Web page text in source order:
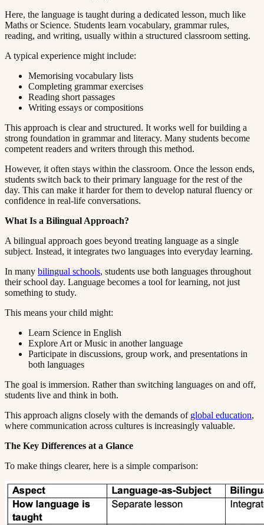
Here, the language is taught during a dedicated lesson, much like
Maths or Science. Students learn vocabulary, grammar rules,
reading, and writing, usually within a structured classroom setting.​​​​‌ ‍ ​‍​‍‌‍ ‌ ​‍‌‍‍‌‌‍‌ ‌‍‍‌‌‍ ‍​‍​‍​ ‍‍​‍​‍‌ ​ ‌‍​‌‌‍ ‍‌‍‍‌‌ ‌​‌ ‍‌​‍ ‍‌‍‍‌‌‍ ​‍​‍​‍ ​​‍​‍‌‍‍​‌ ​‍‌‍‌‌‌‍‌‍​‍​‍​ ‍‍​‍​‍​‍ ‌ ​ ‌ ‌​‌ ‌‌‌‍‌​‌‍‍‌‌‍ ​‍ ‌‍‍‌‌‍ ‍‌ ‌​‌‍‌‌‌‍ ‍‌ ‌​​‍ ‌‍‌‌‌‍‌​‌‍‍‌‌ ‌​​‍ ‌‍ ‌‌‍ ‌‍‌​‌‍‌‌​ ‌‌ ​​‌ ​‍‌‍‌‌‌ ​ ‌‍‌‌‌‍ ‍‌ ‌​‌‍​‌‌ ‌​‌‍‍‌‌‍ ‌‍ ‍​ ‍ ‌‍‍‌‌‍‌​​ ‌​ ‍​‌‍​‍​ ‌‍‌‍‌​​ ‌​​ ‍‌‌‍‌‌​ ‍‌​‍ ‌​ ​ ​ ‌​‌‍‌​‌‍‌​​‍ ‌​ ‌​​ ​‍​ ​ ​ ‌‍​‍ ‌​ ‍‌​ ​‍‌‍‌​​ ​‌​‍ ‌‌‍‌‌​ ​​‌‍‌‍​ ​‌‌‍‌‌​ ‍‌​ ‌‌​ ‌​‌‍​‍‌‍‌‍‌‍‌​​ ​‌​ ‍ ‌ ‌​‌ ‍‌‌ ​​‌‍‌‌​ ‌‌‍ ‍‌‍‌‌‌ ‌ ‌ ​ ​ ‍ ‌ ​​‌‍​‌‌ ‌​‌‍‍​​ ‌‌‍​ ‌‍ ‌‍ ‍‌ ‌​‌‍‌‌‌‍ ‍‌ ‌​​‍‌‌​ ‌‌‌​​‍‌‌ ‌‍‍ ‌‍‌‌‌ ‍‌​‍‌‌​ ​ ‌​‌​​‍‌‌​ ​ ‌​‌​​‍‌‌​ ​‍​ ​‍​ ​‍‌‍​‍‌‍‌‌‌‍‌‌‌‍‌‍‌‍​ ‌‍‌‌​ ‍‌​ ‌​​ ​‍​ ‌​​ ‌​​‍‌‌​ ​‍​ ​‍​‍‌‌​ ‌‌‌​‌​​‍ ‍‌‍​ ‌‍‍​‌‍‍‌‌‍ ​‌‍‌​‌ ​‍‌‍‌‌‌‍ ‍​‍‌‌​ ‌‌‌​​‍‌‌ ‌‍‍ ‌‍‌‌‌ ‍‌​‍‌‌​ ​ ‌​‌​​‍‌‌​ ​ ‌​‌​​‍‌‌​ ​‍​ ​‍​ ​​​ ‌‍​ ‍​​ ‌​‌‍​‌​ ‌ ​ ​‍‌‍​‌‌‍‌‍​ ​‍​ ‌‌​ ‍‌​‍‌‌​ ​‍​ ​‍​‍‌‌​ ‌‌‌​‌​​‍ ‍‌ ‌​‌‍‌‌‌ ‍​‌ ‌​​ ‌‍​‍‌‍​‌‌ ​ ‌‍‌‌‌‌‌‌‌ ​‍‌‍ ​​ ‌​‍‌‌​ ​‍‌​‌‍‌ ​ ‌ ‌​‌ ‌‌‌‍‌​‌‍‍‌‌‍ ​‍‌‍‌‍‍‌‌‍‌​​ ‌​ ‍​‌‍​‍​ ‌‍‌‍‌​​ ‌​​ ‍‌‌‍‌‌​ ‍‌​‍ ‌​ ​ ​ ‌​‌‍‌​‌‍‌​​‍ ‌​ ‌​​ ​‍​ ​ ​ ‌‍​‍ ‌​ ‍‌​ ​‍‌‍‌​​ ​‌​‍ ‌‌‍‌‌​ ​​‌‍‌‍​ ​‌‌‍‌‌​ ‍‌​ ‌‌​ ‌​‌‍​‍‌‍‌‍‌‍‌​​ ​‌​‍‌‍‌ ‌​‌ ‍‌‌ ​​‌‍‌‌​ ‌‌‍ ‍‌‍‌‌‌ ‌ ‌ ​ ​‍‌‍‌ ​​‌‍​‌‌ ‌​‌‍‍​​ ‌‌‍​ ‌‍ ‌‍ ‍‌ ‌​‌‍‌‌‌‍ ‍‌ ‌​​‍‌‌​ ‌‌‌​​‍‌‌ ‌‍‍ ‌‍‌‌‌ ‍‌​‍‌‌​ ​ ‌​‌​​‍‌‌​ ​ ‌​‌​​‍‌‌​ ​‍​ ​‍​ ​‍‌‍​‍‌‍‌‌‌‍‌‌‌‍‌‍‌‍​ ‌‍‌‌​ ‍‌​ ‌​​ ​‍​ ‌​​ ‌​​‍‌‌​ ​‍​ ​‍​‍‌‌​ ‌‌‌​‌​​‍ ‍‌‍​ ‌‍‍​‌‍‍‌‌‍ ​‌‍‌​‌ ​‍‌‍‌‌‌‍ ‍​‍‌‌​ ‌‌‌​​‍‌‌ ‌‍‍ ‌‍‌‌‌ ‍‌​‍‌‌​ ​ ‌​‌​​‍‌‌​ ​ ‌​‌​​‍‌‌​ ​‍​ ​‍​ ​​​ ‌‍​ ‍​​ ‌​‌‍​‌​ ‌ ​ ​‍‌‍​‌‌‍‌‍​ ​‍​ ‌‌​ ‍‌​‍‌‌​ ​‍​ ​‍​‍‌‌​ ‌‌‌​‌​​‍ ‍‌ ‌​‌‍‌‌‌ ‍​‌ ‌​​‍‌‍‌ ​​‌‍‌‌‌ ​‍‌ ​ ‌ ​​‌‍‌‌‌‍​ ‌ ‌​‌‍‍‌‌ ‌‍‌‍‌‌​ ‌‌ ​​‌ ‌‌‌‍​‍‌‍ ​‌‍‍‌‌ ​ ‌‍‍​‌‍‌‌‌‍‌​​‍​‍‌ ‌
A typical experience might include:​​​​‌ ‍ ​‍​‍‌‍ ‌ ​‍‌‍‍‌‌‍‌ ‌‍‍‌‌‍ ‍​‍​‍​ ‍‍​‍​‍‌ ​ ‌‍​‌‌‍ ‍‌‍‍‌‌ ‌​‌ ‍‌​‍ ‍‌‍‍‌‌‍ ​‍​‍​‍ ​​‍​‍‌‍‍​‌ ​‍‌‍‌‌‌‍‌‍​‍​‍​ ‍‍​‍​‍​‍ ‌ ​ ‌ ‌​‌ ‌‌‌‍‌​‌‍‍‌‌‍ ​‍ ‌‍‍‌‌‍ ‍‌ ‌​‌‍‌‌‌‍ ‍‌ ‌​​‍ ‌‍‌‌‌‍‌​‌‍‍‌‌ ‌​​‍ ‌‍ ‌‌‍ ‌‍‌​‌‍‌‌​ ‌‌ ​​‌ ​‍‌‍‌‌‌ ​ ‌‍‌‌‌‍ ‍‌ ‌​‌‍​‌‌ ‌​‌‍‍‌‌‍ ‌‍ ‍​ ‍ ‌‍‍‌‌‍‌​​ ‌​ ‍​‌‍​‍​ ‌‍‌‍‌​​ ‌​​ ‍‌‌‍‌‌​ ‍‌​‍ ‌​ ​ ​ ‌​‌‍‌​‌‍‌​​‍ ‌​ ‌​​ ​‍​ ​ ​ ‌‍​‍ ‌​ ‍‌​ ​‍‌‍‌​​ ​‌​‍ ‌‌‍‌‌​ ​​‌‍‌‍​ ​‌‌‍‌‌​ ‍‌​ ‌‌​ ‌​‌‍​‍‌‍‌‍‌‍‌​​ ​‌​ ‍ ‌ ‌​‌ ‍‌‌ ​​‌‍‌‌​ ‌‌‍ ‍‌‍‌‌‌ ‌ ‌ ​ ​ ‍ ‌ ​​‌‍​‌‌ ‌​‌‍‍​​ ‌‌‍​ ‌‍ ‌‍ ‍‌ ‌​‌‍‌‌‌‍ ‍‌ ‌​​‍‌‌​ ‌‌‌​​‍‌‌ ‌‍‍ ‌‍‌‌‌ ‍‌​‍‌‌​ ​ ‌​‌​​‍‌‌​ ​ ‌​‌​​‍‌‌​ ​‍​ ​‍​ ​ ​ ​ ​ ‌​‌‍‌​‌‍‌​‌‍‌​​ ‍​‌‍​‍​ ‌ ​ ‌ ​ ​‍​ ‌‌​‍‌‌​ ​‍​ ​‍​‍‌‌​ ‌‌‌​‌​​‍ ‍‌‍​ ‌‍‍​‌‍‍‌‌‍ ​‌‍‌​‌ ​‍‌‍‌‌‌‍ ‍​‍‌‌​ ‌‌‌​​‍‌‌ ‌‍‍ ‌‍‌‌‌ ‍‌​‍‌‌​ ​ ‌​‌​​‍‌‌​ ​ ‌​‌​​‍‌‌​ ​‍​ ​‍​ ‍​‌‍‌‍​ ‌​​ ‌ ​ ​​‌‍‌‌​ ​​‌‍​‌​ ​ ​ ‌‍​ ​ ​ ​‍​‍‌‌​ ​‍​ ​‍​‍‌‌​ ‌‌‌​‌​​‍ ‍‌ ‌​‌‍‌‌‌ ‍​‌ ‌​​ ‌‍​‍‌‍​‌‌ ​ ‌‍‌‌‌‌‌‌‌ ​‍‌‍ ​​ ‌​‍‌‌​ ​‍‌​‌‍‌ ​ ‌ ‌​‌ ‌‌‌‍‌​‌‍‍‌‌‍ ​‍‌‍‌‍‍‌‌‍‌​​ ‌​ ‍​‌‍​‍​ ‌‍‌‍‌​​ ‌​​ ‍‌‌‍‌‌​ ‍‌​‍ ‌​ ​ ​ ‌​‌‍‌​‌‍‌​​‍ ‌​ ‌​​ ​‍​ ​ ​ ‌‍​‍ ‌​ ‍‌​ ​‍‌‍‌​​ ​‌​‍ ‌‌‍‌‌​ ​​‌‍‌‍​ ​‌‌‍‌‌​ ‍‌​ ‌‌​ ‌​‌‍​‍‌‍‌‍‌‍‌​​ ​‌​‍‌‍‌ ‌​‌ ‍‌‌ ​​‌‍‌‌​ ‌‌‍ ‍‌‍‌‌‌ ‌ ‌ ​ ​‍‌‍‌ ​​‌‍​‌‌ ‌​‌‍‍​​ ‌‌‍​ ‌‍ ‌‍ ‍‌ ‌​‌‍‌‌‌‍ ‍‌ ‌​​‍‌‌​ ‌‌‌​​‍‌‌ ‌‍‍ ‌‍‌‌‌ ‍‌​‍‌‌​ ​ ‌​‌​​‍‌‌​ ​ ‌​‌​​‍‌‌​ ​‍​ ​‍​ ​ ​ ​ ​ ‌​‌‍‌​‌‍‌​‌‍‌​​ ‍​‌‍​‍​ ‌ ​ ‌ ​ ​‍​ ‌‌​‍‌‌​ ​‍​ ​‍​‍‌‌​ ‌‌‌​‌​​‍ ‍‌‍​ ‌‍‍​‌‍‍‌‌‍ ​‌‍‌​‌ ​‍‌‍‌‌‌‍ ‍​‍‌‌​ ‌‌‌​​‍‌‌ ‌‍‍ ‌‍‌‌‌ ‍‌​‍‌‌​ ​ ‌​‌​​‍‌‌​ ​ ‌​‌​​‍‌‌​ ​‍​ ​‍​ ‍​‌‍‌‍​ ‌​​ ‌ ​ ​​‌‍‌‌​ ​​‌‍​‌​ ​ ​ ‌‍​ ​ ​ ​‍​‍‌‌​ ​‍​ ​‍​‍‌‌​ ‌‌‌​‌​​‍ ‍‌ ‌​‌‍‌‌‌ ‍​‌ ‌​​‍‌‍‌ ​​‌‍‌‌‌ ​‍‌ ​ ‌ ​​‌‍‌‌‌‍​ ‌ ‌​‌‍‍‌‌ ‌‍‌‍‌‌​ ‌‌ ​​‌ ‌‌‌‍​‍‌‍ ​‌‍‍‌‌ ​ ‌‍‍​‌‍‌‌‌‍‌​​‍​‍‌ ‌
Memorising vocabulary lists​​​​‌ ‍ ​‍​‍‌‍ ‌ ​‍‌‍‍‌‌‍‌ ‌‍‍‌‌‍ ‍​‍​‍​ ‍‍​‍​‍‌ ​ ‌‍​‌‌‍ ‍‌‍‍‌‌ ‌​‌ ‍‌​‍ ‍‌‍‍‌‌‍ ​‍​‍​‍ ​​‍​‍‌‍‍​‌ ​‍‌‍‌‌‌‍‌‍​‍​‍​ ‍‍​‍​‍​‍ ‌ ​ ‌ ‌​‌ ‌‌‌‍‌​‌‍‍‌‌‍ ​‍ ‌‍‍‌‌‍ ‍‌ ‌​‌‍‌‌‌‍ ‍‌ ‌​​‍ ‌‍‌‌‌‍‌​‌‍‍‌‌ ‌​​‍ ‌‍ ‌‌‍ ‌‍‌​‌‍‌‌​ ‌‌ ​​‌ ​‍‌‍‌‌‌ ​ ‌‍‌‌‌‍ ‍‌ ‌​‌‍​‌‌ ‌​‌‍‍‌‌‍ ‌‍ ‍​ ‍ ‌‍‍‌‌‍‌​​ ‌​ ‍​‌‍​‍​ ‌‍‌‍‌​​ ‌​​ ‍‌‌‍‌‌​ ‍‌​‍ ‌​ ​ ​ ‌​‌‍‌​‌‍‌​​‍ ‌​ ‌​​ ​‍​ ​ ​ ‌‍​‍ ‌​ ‍‌​ ​‍‌‍‌​​ ​‌​‍ ‌‌‍‌‌​ ​​‌‍‌‍​ ​‌‌‍‌‌​ ‍‌​ ‌‌​ ‌​‌‍​‍‌‍‌‍‌‍‌​​ ​‌​ ‍ ‌ ‌​‌ ‍‌‌ ​​‌‍‌‌​ ‌‌‍ ‍‌‍‌‌‌ ‌ ‌ ​ ​ ‍ ‌ ​​‌‍​‌‌ ‌​‌‍‍​​ ‌‌‍​ ‌‍ ‌‍ ‍‌ ‌​‌‍‌‌‌‍ ‍‌ ‌​​‍‌‌​ ‌‌‌​​‍‌‌ ‌‍‍ ‌‍‌‌‌ ‍‌​‍‌‌​ ​ ‌​‌​​‍‌‌​ ​ ‌​‌​​‍‌‌​ ​‍​ ​‍​ ‌‍‌‍​‌​ ‍​​ ​​‌‍​‌‌‍‌‍​ ‍​​ ​‌​ ​ ​ ​ ​ ‌‍​ ‍​​‍‌‌​ ​‍​ ​‍​‍‌‌​ ‌‌‌​‌​​‍ ‍‌‍​ ‌‍‍​‌‍‍‌‌‍ ​‌‍‌​‌ ​‍‌‍‌‌‌‍ ‍​‍‌‌​ ‌‌‌​​‍‌‌ ‌‍‍ ‌‍‌‌‌ ‍‌​‍‌‌​ ​ ‌​‌​​‍‌‌​ ​ ‌​‌​​‍‌‌​ ​‍​ ​‍​ ​​​ ​​​ ‌​​ ​​​ ‌‌​ ​‌​ ​‍​ ‍​‌‍‌‌​ ​​​ ‌‌​ ​​​‍‌‌​ ​‍​ ​‍​‍‌‌​ ‌‌‌​‌​​‍ ‍‌ ‌​‌‍‌‌‌ ‍​‌ ‌​​ ‌‍​‍‌‍​‌‌ ​ ‌‍‌‌‌‌‌‌‌ ​‍‌‍ ​​ ‌​‍‌‌​ ​‍‌​‌‍‌ ​ ‌ ‌​‌ ‌‌‌‍‌​‌‍‍‌‌‍ ​‍‌‍‌‍‍‌‌‍‌​​ ‌​ ‍​‌‍​‍​ ‌‍‌‍‌​​ ‌​​ ‍‌‌‍‌‌​ ‍‌​‍ ‌​ ​ ​ ‌​‌‍‌​‌‍‌​​‍ ‌​ ‌​​ ​‍​ ​ ​ ‌‍​‍ ‌​ ‍‌​ ​‍‌‍‌​​ ​‌​‍ ‌‌‍‌‌​ ​​‌‍‌‍​ ​‌‌‍‌‌​ ‍‌​ ‌‌​ ‌​‌‍​‍‌‍‌‍‌‍‌​​ ​‌​‍‌‍‌ ‌​‌ ‍‌‌ ​​‌‍‌‌​ ‌‌‍ ‍‌‍‌‌‌ ‌ ‌ ​ ​‍‌‍‌ ​​‌‍​‌‌ ‌​‌‍‍​​ ‌‌‍​ ‌‍ ‌‍ ‍‌ ‌​‌‍‌‌‌‍ ‍‌ ‌​​‍‌‌​ ‌‌‌​​‍‌‌ ‌‍‍ ‌‍‌‌‌ ‍‌​‍‌‌​ ​ ‌​‌​​‍‌‌​ ​ ‌​‌​​‍‌‌​ ​‍​ ​‍​ ‌‍‌‍​‌​ ‍​​ ​​‌‍​‌‌‍‌‍​ ‍​​ ​‌​ ​ ​ ​ ​ ‌‍​ ‍​​‍‌‌​ ​‍​ ​‍​‍‌‌​ ‌‌‌​‌​​‍ ‍‌‍​ ‌‍‍​‌‍‍‌‌‍ ​‌‍‌​‌ ​‍‌‍‌‌‌‍ ‍​‍‌‌​ ‌‌‌​​‍‌‌ ‌‍‍ ‌‍‌‌‌ ‍‌​‍‌‌​ ​ ‌​‌​​‍‌‌​ ​ ‌​‌​​‍‌‌​ ​‍​ ​‍​ ​​​ ​​​ ‌​​ ​​​ ‌‌​ ​‌​ ​‍​ ‍​‌‍‌‌​ ​​​ ‌‌​ ​​​‍‌‌​ ​‍​ ​‍​‍‌‌​ ‌‌‌​‌​​‍ ‍‌ ‌​‌‍‌‌‌ ‍​‌ ‌​​‍‌‍‌ ​​‌‍‌‌‌ ​‍‌ ​ ‌ ​​‌‍‌‌‌‍​ ‌ ‌​‌‍‍‌‌ ‌‍‌‍‌‌​ ‌‌ ​​‌ ‌‌‌‍​‍‌‍ ​‌‍‍‌‌ ​ ‌‍‍​‌‍‌‌‌‍‌​​‍​‍‌ ‌
Completing grammar exercises​​​​‌ ‍ ​‍​‍‌‍ ‌ ​‍‌‍‍‌‌‍‌ ‌‍‍‌‌‍ ‍​‍​‍​ ‍‍​‍​‍‌ ​ ‌‍​‌‌‍ ‍‌‍‍‌‌ ‌​‌ ‍‌​‍ ‍‌‍‍‌‌‍ ​‍​‍​‍ ​​‍​‍‌‍‍​‌ ​‍‌‍‌‌‌‍‌‍​‍​‍​ ‍‍​‍​‍​‍ ‌ ​ ‌ ‌​‌ ‌‌‌‍‌​‌‍‍‌‌‍ ​‍ ‌‍‍‌‌‍ ‍‌ ‌​‌‍‌‌‌‍ ‍‌ ‌​​‍ ‌‍‌‌‌‍‌​‌‍‍‌‌ ‌​​‍ ‌‍ ‌‌‍ ‌‍‌​‌‍‌‌​ ‌‌ ​​‌ ​‍‌‍‌‌‌ ​ ‌‍‌‌‌‍ ‍‌ ‌​‌‍​‌‌ ‌​‌‍‍‌‌‍ ‌‍ ‍​ ‍ ‌‍‍‌‌‍‌​​ ‌​ ‍​‌‍​‍​ ‌‍‌‍‌​​ ‌​​ ‍‌‌‍‌‌​ ‍‌​‍ ‌​ ​ ​ ‌​‌‍‌​‌‍‌​​‍ ‌​ ‌​​ ​‍​ ​ ​ ‌‍​‍ ‌​ ‍‌​ ​‍‌‍‌​​ ​‌​‍ ‌‌‍‌‌​ ​​‌‍‌‍​ ​‌‌‍‌‌​ ‍‌​ ‌‌​ ‌​‌‍​‍‌‍‌‍‌‍‌​​ ​‌​ ‍ ‌ ‌​‌ ‍‌‌ ​​‌‍‌‌​ ‌‌‍ ‍‌‍‌‌‌ ‌ ‌ ​ ​ ‍ ‌ ​​‌‍​‌‌ ‌​‌‍‍​​ ‌‌‍​ ‌‍ ‌‍ ‍‌ ‌​‌‍‌‌‌‍ ‍‌ ‌​​‍‌‌​ ‌‌‌​​‍‌‌ ‌‍‍ ‌‍‌‌‌ ‍‌​‍‌‌​ ​ ‌​‌​​‍‌‌​ ​ ‌​‌​​‍‌‌​ ​‍​ ​‍‌‍​‌​ ‍​​ ‍‌‌‍​ ‌‍​ ​ ‌‍​ ​ ​ ​‌​ ​‌​ ‌‌​ ​ ‌‍‌​​‍‌‌​ ​‍​ ​‍​‍‌‌​ ‌‌‌​‌​​‍ ‍‌‍​ ‌‍‍​‌‍‍‌‌‍ ​‌‍‌​‌ ​‍‌‍‌‌‌‍ ‍​‍‌‌​ ‌‌‌​​‍‌‌ ‌‍‍ ‌‍‌‌‌ ‍‌​‍‌‌​ ​ ‌​‌​​‍‌‌​ ​ ‌​‌​​‍‌‌​ ​‍​ ​‍‌‍​‌‌‍​‍‌‍‌​​ ‍​​ ‍‌‌‍‌‌​ ‍‌​ ​‍​ ‍‌​ ‌‍‌‍‌‍‌‍‌​​‍‌‌​ ​‍​ ​‍​‍‌‌​ ‌‌‌​‌​​‍ ‍‌ ‌​‌‍‌‌‌ ‍​‌ ‌​​ ‌‍​‍‌‍​‌‌ ​ ‌‍‌‌‌‌‌‌‌ ​‍‌‍ ​​ ‌​‍‌‌​ ​‍‌​‌‍‌ ​ ‌ ‌​‌ ‌‌‌‍‌​‌‍‍‌‌‍ ​‍‌‍‌‍‍‌‌‍‌​​ ‌​ ‍​‌‍​‍​ ‌‍‌‍‌​​ ‌​​ ‍‌‌‍‌‌​ ‍‌​‍ ‌​ ​ ​ ‌​‌‍‌​‌‍‌​​‍ ‌​ ‌​​ ​‍​ ​ ​ ‌‍​‍ ‌​ ‍‌​ ​‍‌‍‌​​ ​‌​‍ ‌‌‍‌‌​ ​​‌‍‌‍​ ​‌‌‍‌‌​ ‍‌​ ‌‌​ ‌​‌‍​‍‌‍‌‍‌‍‌​​ ​‌​‍‌‍‌ ‌​‌ ‍‌‌ ​​‌‍‌‌​ ‌‌‍ ‍‌‍‌‌‌ ‌ ‌ ​ ​‍‌‍‌ ​​‌‍​‌‌ ‌​‌‍‍​​ ‌‌‍​ ‌‍ ‌‍ ‍‌ ‌​‌‍‌‌‌‍ ‍‌ ‌​​‍‌‌​ ‌‌‌​​‍‌‌ ‌‍‍ ‌‍‌‌‌ ‍‌​‍‌‌​ ​ ‌​‌​​‍‌‌​ ​ ‌​‌​​‍‌‌​ ​‍​ ​‍‌‍​‌​ ‍​​ ‍‌‌‍​ ‌‍​ ​ ‌‍​ ​ ​ ​‌​ ​‌​ ‌‌​ ​ ‌‍‌​​‍‌‌​ ​‍​ ​‍​‍‌‌​ ‌‌‌​‌​​‍ ‍‌‍​ ‌‍‍​‌‍‍‌‌‍ ​‌‍‌​‌ ​‍‌‍‌‌‌‍ ‍​‍‌‌​ ‌‌‌​​‍‌‌ ‌‍‍ ‌‍‌‌‌ ‍‌​‍‌‌​ ​ ‌​‌​​‍‌‌​ ​ ‌​‌​​‍‌‌​ ​‍​ ​‍‌‍​‌‌‍​‍‌‍‌​​ ‍​​ ‍‌‌‍‌‌​ ‍‌​ ​‍​ ‍‌​ ‌‍‌‍‌‍‌‍‌​​‍‌‌​ ​‍​ ​‍​‍‌‌​ ‌‌‌​‌​​‍ ‍‌ ‌​‌‍‌‌‌ ‍​‌ ‌​​‍‌‍‌ ​​‌‍‌‌‌ ​‍‌ ​ ‌ ​​‌‍‌‌‌‍​ ‌ ‌​‌‍‍‌‌ ‌‍‌‍‌‌​ ‌‌ ​​‌ ‌‌‌‍​‍‌‍ ​‌‍‍‌‌ ​ ‌‍‍​‌‍‌‌‌‍‌​​‍​‍‌ ‌
Reading short passages​​​​‌ ‍ ​‍​‍‌‍ ‌ ​‍‌‍‍‌‌‍‌ ‌‍‍‌‌‍ ‍​‍​‍​ ‍‍​‍​‍‌ ​ ‌‍​‌‌‍ ‍‌‍‍‌‌ ‌​‌ ‍‌​‍ ‍‌‍‍‌‌‍ ​‍​‍​‍ ​​‍​‍‌‍‍​‌ ​‍‌‍‌‌‌‍‌‍​‍​‍​ ‍‍​‍​‍​‍ ‌ ​ ‌ ‌​‌ ‌‌‌‍‌​‌‍‍‌‌‍ ​‍ ‌‍‍‌‌‍ ‍‌ ‌​‌‍‌‌‌‍ ‍‌ ‌​​‍ ‌‍‌‌‌‍‌​‌‍‍‌‌ ‌​​‍ ‌‍ ‌‌‍ ‌‍‌​‌‍‌‌​ ‌‌ ​​‌ ​‍‌‍‌‌‌ ​ ‌‍‌‌‌‍ ‍‌ ‌​‌‍​‌‌ ‌​‌‍‍‌‌‍ ‌‍ ‍​ ‍ ‌‍‍‌‌‍‌​​ ‌​ ‍​‌‍​‍​ ‌‍‌‍‌​​ ‌​​ ‍‌‌‍‌‌​ ‍‌​‍ ‌​ ​ ​ ‌​‌‍‌​‌‍‌​​‍ ‌​ ‌​​ ​‍​ ​ ​ ‌‍​‍ ‌​ ‍‌​ ​‍‌‍‌​​ ​‌​‍ ‌‌‍‌‌​ ​​‌‍‌‍​ ​‌‌‍‌‌​ ‍‌​ ‌‌​ ‌​‌‍​‍‌‍‌‍‌‍‌​​ ​‌​ ‍ ‌ ‌​‌ ‍‌‌ ​​‌‍‌‌​ ‌‌‍ ‍‌‍‌‌‌ ‌ ‌ ​ ​ ‍ ‌ ​​‌‍​‌‌ ‌​‌‍‍​​ ‌‌‍​ ‌‍ ‌‍ ‍‌ ‌​‌‍‌‌‌‍ ‍‌ ‌​​‍‌‌​ ‌‌‌​​‍‌‌ ‌‍‍ ‌‍‌‌‌ ‍‌​‍‌‌​ ​ ‌​‌​​‍‌‌​ ​ ‌​‌​​‍‌‌​ ​‍​ ​‍​ ‌ ‌‍‌​​ ‍​‌‍‌‍​ ‌‌​ ​ ​ ‌‍​ ​‍‌‍‌‌​ ‌‍‌‍‌‌‌‍​ ​‍‌‌​ ​‍​ ​‍​‍‌‌​ ‌‌‌​‌​​‍ ‍‌‍​ ‌‍‍​‌‍‍‌‌‍ ​‌‍‌​‌ ​‍‌‍‌‌‌‍ ‍​‍‌‌​ ‌‌‌​​‍‌‌ ‌‍‍ ‌‍‌‌‌ ‍‌​‍‌‌​ ​ ‌​‌​​‍‌‌​ ​ ‌​‌​​‍‌‌​ ​‍​ ​‍‌‍​‍‌‍​ ​ ​‌​ ‍​​ ‌‍‌‍‌‍​ ‍​‌‍​‍‌‍​ ​ ​‌​ ​‍​ ​ ​‍‌‌​ ​‍​ ​‍​‍‌‌​ ‌‌‌​‌​​‍ ‍‌ ‌​‌‍‌‌‌ ‍​‌ ‌​​ ‌‍​‍‌‍​‌‌ ​ ‌‍‌‌‌‌‌‌‌ ​‍‌‍ ​​ ‌​‍‌‌​ ​‍‌​‌‍‌ ​ ‌ ‌​‌ ‌‌‌‍‌​‌‍‍‌‌‍ ​‍‌‍‌‍‍‌‌‍‌​​ ‌​ ‍​‌‍​‍​ ‌‍‌‍‌​​ ‌​​ ‍‌‌‍‌‌​ ‍‌​‍ ‌​ ​ ​ ‌​‌‍‌​‌‍‌​​‍ ‌​ ‌​​ ​‍​ ​ ​ ‌‍​‍ ‌​ ‍‌​ ​‍‌‍‌​​ ​‌​‍ ‌‌‍‌‌​ ​​‌‍‌‍​ ​‌‌‍‌‌​ ‍‌​ ‌‌​ ‌​‌‍​‍‌‍‌‍‌‍‌​​ ​‌​‍‌‍‌ ‌​‌ ‍‌‌ ​​‌‍‌‌​ ‌‌‍ ‍‌‍‌‌‌ ‌ ‌ ​ ​‍‌‍‌ ​​‌‍​‌‌ ‌​‌‍‍​​ ‌‌‍​ ‌‍ ‌‍ ‍‌ ‌​‌‍‌‌‌‍ ‍‌ ‌​​‍‌‌​ ‌‌‌​​‍‌‌ ‌‍‍ ‌‍‌‌‌ ‍‌​‍‌‌​ ​ ‌​‌​​‍‌‌​ ​ ‌​‌​​‍‌‌​ ​‍​ ​‍​ ‌ ‌‍‌​​ ‍​‌‍‌‍​ ‌‌​ ​ ​ ‌‍​ ​‍‌‍‌‌​ ‌‍‌‍‌‌‌‍​ ​‍‌‌​ ​‍​ ​‍​‍‌‌​ ‌‌‌​‌​​‍ ‍‌‍​ ‌‍‍​‌‍‍‌‌‍ ​‌‍‌​‌ ​‍‌‍‌‌‌‍ ‍​‍‌‌​ ‌‌‌​​‍‌‌ ‌‍‍ ‌‍‌‌‌ ‍‌​‍‌‌​ ​ ‌​‌​​‍‌‌​ ​ ‌​‌​​‍‌‌​ ​‍​ ​‍‌‍​‍‌‍​ ​ ​‌​ ‍​​ ‌‍‌‍‌‍​ ‍​‌‍​‍‌‍​ ​ ​‌​ ​‍​ ​ ​‍‌‌​ ​‍​ ​‍​‍‌‌​ ‌‌‌​‌​​‍ ‍‌ ‌​‌‍‌‌‌ ‍​‌ ‌​​‍‌‍‌ ​​‌‍‌‌‌ ​‍‌ ​ ‌ ​​‌‍‌‌‌‍​ ‌ ‌​‌‍‍‌‌ ‌‍‌‍‌‌​ ‌‌ ​​‌ ‌‌‌‍​‍‌‍ ​‌‍‍‌‌ ​ ‌‍‍​‌‍‌‌‌‍‌​​‍​‍‌ ‌
Writing essays or compositions​​​​‌ ‍ ​‍​‍‌‍ ‌ ​‍‌‍‍‌‌‍‌ ‌‍‍‌‌‍ ‍​‍​‍​ ‍‍​‍​‍‌ ​ ‌‍​‌‌‍ ‍‌‍‍‌‌ ‌​‌ ‍‌​‍ ‍‌‍‍‌‌‍ ​‍​‍​‍ ​​‍​‍‌‍‍​‌ ​‍‌‍‌‌‌‍‌‍​‍​‍​ ‍‍​‍​‍​‍ ‌ ​ ‌ ‌​‌ ‌‌‌‍‌​‌‍‍‌‌‍ ​‍ ‌‍‍‌‌‍ ‍‌ ‌​‌‍‌‌‌‍ ‍‌ ‌​​‍ ‌‍‌‌‌‍‌​‌‍‍‌‌ ‌​​‍ ‌‍ ‌‌‍ ‌‍‌​‌‍‌‌​ ‌‌ ​​‌ ​‍‌‍‌‌‌ ​ ‌‍‌‌‌‍ ‍‌ ‌​‌‍​‌‌ ‌​‌‍‍‌‌‍ ‌‍ ‍​ ‍ ‌‍‍‌‌‍‌​​ ‌​ ‍​‌‍​‍​ ‌‍‌‍‌​​ ‌​​ ‍‌‌‍‌‌​ ‍‌​‍ ‌​ ​ ​ ‌​‌‍‌​‌‍‌​​‍ ‌​ ‌​​ ​‍​ ​ ​ ‌‍​‍ ‌​ ‍‌​ ​‍‌‍‌​​ ​‌​‍ ‌‌‍‌‌​ ​​‌‍‌‍​ ​‌‌‍‌‌​ ‍‌​ ‌‌​ ‌​‌‍​‍‌‍‌‍‌‍‌​​ ​‌​ ‍ ‌ ‌​‌ ‍‌‌ ​​‌‍‌‌​ ‌‌‍ ‍‌‍‌‌‌ ‌ ‌ ​ ​ ‍ ‌ ​​‌‍​‌‌ ‌​‌‍‍​​ ‌‌‍​ ‌‍ ‌‍ ‍‌ ‌​‌‍‌‌‌‍ ‍‌ ‌​​‍‌‌​ ‌‌‌​​‍‌‌ ‌‍‍ ‌‍‌‌‌ ‍‌​‍‌‌​ ​ ‌​‌​​‍‌‌​ ​ ‌​‌​​‍‌‌​ ​‍​ ​‍‌‍​‌‌‍​‌​ ​​‌‍‌​​ ‌​​ ‌‍​ ​‍​ ​‌‌‍‌‍​ ‌‍​ ‌​​ ‍​​‍‌‌​ ​‍​ ​‍​‍‌‌​ ‌‌‌​‌​​‍ ‍‌‍​ ‌‍‍​‌‍‍‌‌‍ ​‌‍‌​‌ ​‍‌‍‌‌‌‍ ‍​‍‌‌​ ‌‌‌​​‍‌‌ ‌‍‍ ‌‍‌‌‌ ‍‌​‍‌‌​ ​ ‌​‌​​‍‌‌​ ​ ‌​‌​​‍‌‌​ ​‍​ ​‍‌‍‌‌​ ​ ‌‍‌​​ ‌​​ ​ ‌‍‌‌​ ​​​ ‍​​ ‌‌​ ‌‌​ ​‌​ ‌‌​‍‌‌​ ​‍​ ​‍​‍‌‌​ ‌‌‌​‌​​‍ ‍‌ ‌​‌‍‌‌‌ ‍​‌ ‌​​ ‌‍​‍‌‍​‌‌ ​ ‌‍‌‌‌‌‌‌‌ ​‍‌‍ ​​ ‌​‍‌‌​ ​‍‌​‌‍‌ ​ ‌ ‌​‌ ‌‌‌‍‌​‌‍‍‌‌‍ ​‍‌‍‌‍‍‌‌‍‌​​ ‌​ ‍​‌‍​‍​ ‌‍‌‍‌​​ ‌​​ ‍‌‌‍‌‌​ ‍‌​‍ ‌​ ​ ​ ‌​‌‍‌​‌‍‌​​‍ ‌​ ‌​​ ​‍​ ​ ​ ‌‍​‍ ‌​ ‍‌​ ​‍‌‍‌​​ ​‌​‍ ‌‌‍‌‌​ ​​‌‍‌‍​ ​‌‌‍‌‌​ ‍‌​ ‌‌​ ‌​‌‍​‍‌‍‌‍‌‍‌​​ ​‌​‍‌‍‌ ‌​‌ ‍‌‌ ​​‌‍‌‌​ ‌‌‍ ‍‌‍‌‌‌ ‌ ‌ ​ ​‍‌‍‌ ​​‌‍​‌‌ ‌​‌‍‍​​ ‌‌‍​ ‌‍ ‌‍ ‍‌ ‌​‌‍‌‌‌‍ ‍‌ ‌​​‍‌‌​ ‌‌‌​​‍‌‌ ‌‍‍ ‌‍‌‌‌ ‍‌​‍‌‌​ ​ ‌​‌​​‍‌‌​ ​ ‌​‌​​‍‌‌​ ​‍​ ​‍‌‍​‌‌‍​‌​ ​​‌‍‌​​ ‌​​ ‌‍​ ​‍​ ​‌‌‍‌‍​ ‌‍​ ‌​​ ‍​​‍‌‌​ ​‍​ ​‍​‍‌‌​ ‌‌‌​‌​​‍ ‍‌‍​ ‌‍‍​‌‍‍‌‌‍ ​‌‍‌​‌ ​‍‌‍‌‌‌‍ ‍​‍‌‌​ ‌‌‌​​‍‌‌ ‌‍‍ ‌‍‌‌‌ ‍‌​‍‌‌​ ​ ‌​‌​​‍‌‌​ ​ ‌​‌​​‍‌‌​ ​‍​ ​‍‌‍‌‌​ ​ ‌‍‌​​ ‌​​ ​ ‌‍‌‌​ ​​​ ‍​​ ‌‌​ ‌‌​ ​‌​ ‌‌​‍‌‌​ ​‍​ ​‍​‍‌‌​ ‌‌‌​‌​​‍ ‍‌ ‌​‌‍‌‌‌ ‍​‌ ‌​​‍‌‍‌ ​​‌‍‌‌‌ ​‍‌ ​ ‌ ​​‌‍‌‌‌‍​ ‌ ‌​‌‍‍‌‌ ‌‍‌‍‌‌​ ‌‌ ​​‌ ‌‌‌‍​‍‌‍ ​‌‍‍‌‌ ​ ‌‍‍​‌‍‌‌‌‍‌​​‍​‍‌ ‌
This approach is clear and structured. It works well for building a
strong foundation in grammar and literacy. Many students become
competent readers and writers through this method.​​​​‌ ‍ ​‍​‍‌‍ ‌ ​‍‌‍‍‌‌‍‌ ‌‍‍‌‌‍ ‍​‍​‍​ ‍‍​‍​‍‌ ​ ‌‍​‌‌‍ ‍‌‍‍‌‌ ‌​‌ ‍‌​‍ ‍‌‍‍‌‌‍ ​‍​‍​‍ ​​‍​‍‌‍‍​‌ ​‍‌‍‌‌‌‍‌‍​‍​‍​ ‍‍​‍​‍​‍ ‌ ​ ‌ ‌​‌ ‌‌‌‍‌​‌‍‍‌‌‍ ​‍ ‌‍‍‌‌‍ ‍‌ ‌​‌‍‌‌‌‍ ‍‌ ‌​​‍ ‌‍‌‌‌‍‌​‌‍‍‌‌ ‌​​‍ ‌‍ ‌‌‍ ‌‍‌​‌‍‌‌​ ‌‌ ​​‌ ​‍‌‍‌‌‌ ​ ‌‍‌‌‌‍ ‍‌ ‌​‌‍​‌‌ ‌​‌‍‍‌‌‍ ‌‍ ‍​ ‍ ‌‍‍‌‌‍‌​​ ‌​ ‍​‌‍​‍​ ‌‍‌‍‌​​ ‌​​ ‍‌‌‍‌‌​ ‍‌​‍ ‌​ ​ ​ ‌​‌‍‌​‌‍‌​​‍ ‌​ ‌​​ ​‍​ ​ ​ ‌‍​‍ ‌​ ‍‌​ ​‍‌‍‌​​ ​‌​‍ ‌‌‍‌‌​ ​​‌‍‌‍​ ​‌‌‍‌‌​ ‍‌​ ‌‌​ ‌​‌‍​‍‌‍‌‍‌‍‌​​ ​‌​ ‍ ‌ ‌​‌ ‍‌‌ ​​‌‍‌‌​ ‌‌‍ ‍‌‍‌‌‌ ‌ ‌ ​ ​ ‍ ‌ ​​‌‍​‌‌ ‌​‌‍‍​​ ‌‌‍​ ‌‍ ‌‍ ‍‌ ‌​‌‍‌‌‌‍ ‍‌ ‌​​‍‌‌​ ‌‌‌​​‍‌‌ ‌‍‍ ‌‍‌‌‌ ‍‌​‍‌‌​ ​ ‌​‌​​‍‌‌​ ​ ‌​‌​​‍‌‌​ ​‍​ ​‍​ ‌‌​ ‌‍‌‍‌‍​ ‍​​ ‍​‌‍​‍​ ‌​​ ​‌​ ‌‌​ ‌ ‌‍‌‍​ ​‍​‍‌‌​ ​‍​ ​‍​‍‌‌​ ‌‌‌​‌​​‍ ‍‌‍​ ‌‍‍​‌‍‍‌‌‍ ​‌‍‌​‌ ​‍‌‍‌‌‌‍ ‍​‍‌‌​ ‌‌‌​​‍‌‌ ‌‍‍ ‌‍‌‌‌ ‍‌​‍‌‌​ ​ ‌​‌​​‍‌‌​ ​ ‌​‌​​‍‌‌​ ​‍​ ​‍​ ​ ​ ‌‍​ ​​​ ​ ​ ‍‌​ ​‍​ ​‍​ ​‍​ ​‌‌‍‌‌‌‍‌​‌‍​‍​‍‌‌​ ​‍​ ​‍​‍‌‌​ ‌‌‌​‌​​‍ ‍‌ ‌​‌‍‌‌‌ ‍​‌ ‌​​ ‌‍​‍‌‍​‌‌ ​ ‌‍‌‌‌‌‌‌‌ ​‍‌‍ ​​ ‌​‍‌‌​ ​‍‌​‌‍‌ ​ ‌ ‌​‌ ‌‌‌‍‌​‌‍‍‌‌‍ ​‍‌‍‌‍‍‌‌‍‌​​ ‌​ ‍​‌‍​‍​ ‌‍‌‍‌​​ ‌​​ ‍‌‌‍‌‌​ ‍‌​‍ ‌​ ​ ​ ‌​‌‍‌​‌‍‌​​‍ ‌​ ‌​​ ​‍​ ​ ​ ‌‍​‍ ‌​ ‍‌​ ​‍‌‍‌​​ ​‌​‍ ‌‌‍‌‌​ ​​‌‍‌‍​ ​‌‌‍‌‌​ ‍‌​ ‌‌​ ‌​‌‍​‍‌‍‌‍‌‍‌​​ ​‌​‍‌‍‌ ‌​‌ ‍‌‌ ​​‌‍‌‌​ ‌‌‍ ‍‌‍‌‌‌ ‌ ‌ ​ ​‍‌‍‌ ​​‌‍​‌‌ ‌​‌‍‍​​ ‌‌‍​ ‌‍ ‌‍ ‍‌ ‌​‌‍‌‌‌‍ ‍‌ ‌​​‍‌‌​ ‌‌‌​​‍‌‌ ‌‍‍ ‌‍‌‌‌ ‍‌​‍‌‌​ ​ ‌​‌​​‍‌‌​ ​ ‌​‌​​‍‌‌​ ​‍​ ​‍​ ‌‌​ ‌‍‌‍‌‍​ ‍​​ ‍​‌‍​‍​ ‌​​ ​‌​ ‌‌​ ‌ ‌‍‌‍​ ​‍​‍‌‌​ ​‍​ ​‍​‍‌‌​ ‌‌‌​‌​​‍ ‍‌‍​ ‌‍‍​‌‍‍‌‌‍ ​‌‍‌​‌ ​‍‌‍‌‌‌‍ ‍​‍‌‌​ ‌‌‌​​‍‌‌ ‌‍‍ ‌‍‌‌‌ ‍‌​‍‌‌​ ​ ‌​‌​​‍‌‌​ ​ ‌​‌​​‍‌‌​ ​‍​ ​‍​ ​ ​ ‌‍​ ​​​ ​ ​ ‍‌​ ​‍​ ​‍​ ​‍​ ​‌‌‍‌‌‌‍‌​‌‍​‍​‍‌‌​ ​‍​ ​‍​‍‌‌​ ‌‌‌​‌​​‍ ‍‌ ‌​‌‍‌‌‌ ‍​‌ ‌​​‍‌‍‌ ​​‌‍‌‌‌ ​‍‌ ​ ‌ ​​‌‍‌‌‌‍​ ‌ ‌​‌‍‍‌‌ ‌‍‌‍‌‌​ ‌‌ ​​‌ ‌‌‌‍​‍‌‍ ​‌‍‍‌‌ ​ ‌‍‍​‌‍‌‌‌‍‌​​‍​‍‌ ‌
However, it often stays within the classroom. Once the lesson ends,
students switch back to their primary language for the rest of the
day. This can make it harder for them to develop natural fluency or
confidence in real-life conversations.​​​​‌ ‍ ​‍​‍‌‍ ‌ ​‍‌‍‍‌‌‍‌ ‌‍‍‌‌‍ ‍​‍​‍​ ‍‍​‍​‍‌ ​ ‌‍​‌‌‍ ‍‌‍‍‌‌ ‌​‌ ‍‌​‍ ‍‌‍‍‌‌‍ ​‍​‍​‍ ​​‍​‍‌‍‍​‌ ​‍‌‍‌‌‌‍‌‍​‍​‍​ ‍‍​‍​‍​‍ ‌ ​ ‌ ‌​‌ ‌‌‌‍‌​‌‍‍‌‌‍ ​‍ ‌‍‍‌‌‍ ‍‌ ‌​‌‍‌‌‌‍ ‍‌ ‌​​‍ ‌‍‌‌‌‍‌​‌‍‍‌‌ ‌​​‍ ‌‍ ‌‌‍ ‌‍‌​‌‍‌‌​ ‌‌ ​​‌ ​‍‌‍‌‌‌ ​ ‌‍‌‌‌‍ ‍‌ ‌​‌‍​‌‌ ‌​‌‍‍‌‌‍ ‌‍ ‍​ ‍ ‌‍‍‌‌‍‌​​ ‌​ ‍​‌‍​‍​ ‌‍‌‍‌​​ ‌​​ ‍‌‌‍‌‌​ ‍‌​‍ ‌​ ​ ​ ‌​‌‍‌​‌‍‌​​‍ ‌​ ‌​​ ​‍​ ​ ​ ‌‍​‍ ‌​ ‍‌​ ​‍‌‍‌​​ ​‌​‍ ‌‌‍‌‌​ ​​‌‍‌‍​ ​‌‌‍‌‌​ ‍‌​ ‌‌​ ‌​‌‍​‍‌‍‌‍‌‍‌​​ ​‌​ ‍ ‌ ‌​‌ ‍‌‌ ​​‌‍‌‌​ ‌‌‍ ‍‌‍‌‌‌ ‌ ‌ ​ ​ ‍ ‌ ​​‌‍​‌‌ ‌​‌‍‍​​ ‌‌‍​ ‌‍ ‌‍ ‍‌ ‌​‌‍‌‌‌‍ ‍‌ ‌​​‍‌‌​ ‌‌‌​​‍‌‌ ‌‍‍ ‌‍‌‌‌ ‍‌​‍‌‌​ ​ ‌​‌​​‍‌‌​ ​ ‌​‌​​‍‌‌​ ​‍​ ​‍​ ‍‌​ ​‍​ ‍‌​ ‍​​ ‌ ‌‍‌​​ ​​‌‍‌‍​ ​‌‌‍​ ​ ‍‌​ ‌ ​‍‌‌​ ​‍​ ​‍​‍‌‌​ ‌‌‌​‌​​‍ ‍‌‍​ ‌‍‍​‌‍‍‌‌‍ ​‌‍‌​‌ ​‍‌‍‌‌‌‍ ‍​‍‌‌​ ‌‌‌​​‍‌‌ ‌‍‍ ‌‍‌‌‌ ‍‌​‍‌‌​ ​ ‌​‌​​‍‌‌​ ​ ‌​‌​​‍‌‌​ ​‍​ ​‍​ ‍​​ ‌ ​ ​‌​ ‍​‌‍‌‍‌‍‌‍​ ‌‍​ ​ ‌‍​‌‌‍‌‍​ ‌ ‌‍‌‍​‍‌‌​ ​‍​ ​‍​‍‌‌​ ‌‌‌​‌​​‍ ‍‌ ‌​‌‍‌‌‌ ‍​‌ ‌​​ ‌‍​‍‌‍​‌‌ ​ ‌‍‌‌‌‌‌‌‌ ​‍‌‍ ​​ ‌​‍‌‌​ ​‍‌​‌‍‌ ​ ‌ ‌​‌ ‌‌‌‍‌​‌‍‍‌‌‍ ​‍‌‍‌‍‍‌‌‍‌​​ ‌​ ‍​‌‍​‍​ ‌‍‌‍‌​​ ‌​​ ‍‌‌‍‌‌​ ‍‌​‍ ‌​ ​ ​ ‌​‌‍‌​‌‍‌​​‍ ‌​ ‌​​ ​‍​ ​ ​ ‌‍​‍ ‌​ ‍‌​ ​‍‌‍‌​​ ​‌​‍ ‌‌‍‌‌​ ​​‌‍‌‍​ ​‌‌‍‌‌​ ‍‌​ ‌‌​ ‌​‌‍​‍‌‍‌‍‌‍‌​​ ​‌​‍‌‍‌ ‌​‌ ‍‌‌ ​​‌‍‌‌​ ‌‌‍ ‍‌‍‌‌‌ ‌ ‌ ​ ​‍‌‍‌ ​​‌‍​‌‌ ‌​‌‍‍​​ ‌‌‍​ ‌‍ ‌‍ ‍‌ ‌​‌‍‌‌‌‍ ‍‌ ‌​​‍‌‌​ ‌‌‌​​‍‌‌ ‌‍‍ ‌‍‌‌‌ ‍‌​‍‌‌​ ​ ‌​‌​​‍‌‌​ ​ ‌​‌​​‍‌‌​ ​‍​ ​‍​ ‍‌​ ​‍​ ‍‌​ ‍​​ ‌ ‌‍‌​​ ​​‌‍‌‍​ ​‌‌‍​ ​ ‍‌​ ‌ ​‍‌‌​ ​‍​ ​‍​‍‌‌​ ‌‌‌​‌​​‍ ‍‌‍​ ‌‍‍​‌‍‍‌‌‍ ​‌‍‌​‌ ​‍‌‍‌‌‌‍ ‍​‍‌‌​ ‌‌‌​​‍‌‌ ‌‍‍ ‌‍‌‌‌ ‍‌​‍‌‌​ ​ ‌​‌​​‍‌‌​ ​ ‌​‌​​‍‌‌​ ​‍​ ​‍​ ‍​​ ‌ ​ ​‌​ ‍​‌‍‌‍‌‍‌‍​ ‌‍​ ​ ‌‍​‌‌‍‌‍​ ‌ ‌‍‌‍​‍‌‌​ ​‍​ ​‍​‍‌‌​ ‌‌‌​‌​​‍ ‍‌ ‌​‌‍‌‌‌ ‍​‌ ‌​​‍‌‍‌ ​​‌‍‌‌‌ ​‍‌ ​ ‌ ​​‌‍‌‌‌‍​ ‌ ‌​‌‍‍‌‌ ‌‍‌‍‌‌​ ‌‌ ​​‌ ‌‌‌‍​‍‌‍ ​‌‍‍‌‌ ​ ‌‍‍​‌‍‌‌‌‍‌​​‍​‍‌ ‌
What Is a Bilingual Approach?​​​​‌ ‍ ​‍​‍‌‍ ‌ ​‍‌‍‍‌‌‍‌ ‌‍‍‌‌‍ ‍​‍​‍​ ‍‍​‍​‍‌ ​ ‌‍​‌‌‍ ‍‌‍‍‌‌ ‌​‌ ‍‌​‍ ‍‌‍‍‌‌‍ ​‍​‍​‍ ​​‍​‍‌‍‍​‌ ​‍‌‍‌‌‌‍‌‍​‍​‍​ ‍‍​‍​‍​‍ ‌ ​ ‌ ‌​‌ ‌‌‌‍‌​‌‍‍‌‌‍ ​‍ ‌‍‍‌‌‍ ‍‌ ‌​‌‍‌‌‌‍ ‍‌ ‌​​‍ ‌‍‌‌‌‍‌​‌‍‍‌‌ ‌​​‍ ‌‍ ‌‌‍ ‌‍‌​‌‍‌‌​ ‌‌ ​​‌ ​‍‌‍‌‌‌ ​ ‌‍‌‌‌‍ ‍‌ ‌​‌‍​‌‌ ‌​‌‍‍‌‌‍ ‌‍ ‍​ ‍ ‌‍‍‌‌‍‌​​ ‌​ ‍​‌‍​‍​ ‌‍‌‍‌​​ ‌​​ ‍‌‌‍‌‌​ ‍‌​‍ ‌​ ​ ​ ‌​‌‍‌​‌‍‌​​‍ ‌​ ‌​​ ​‍​ ​ ​ ‌‍​‍ ‌​ ‍‌​ ​‍‌‍‌​​ ​‌​‍ ‌‌‍‌‌​ ​​‌‍‌‍​ ​‌‌‍‌‌​ ‍‌​ ‌‌​ ‌​‌‍​‍‌‍‌‍‌‍‌​​ ​‌​ ‍ ‌ ‌​‌ ‍‌‌ ​​‌‍‌‌​ ‌‌‍ ‍‌‍‌‌‌ ‌ ‌ ​ ​ ‍ ‌ ​​‌‍​‌‌ ‌​‌‍‍​​ ‌‌‍​ ‌‍ ‌‍ ‍‌ ‌​‌‍‌‌‌‍ ‍‌ ‌​​‍‌‌​ ‌‌‌​​‍‌‌ ‌‍‍ ‌‍‌‌‌ ‍‌​‍‌‌​ ​ ‌​‌​​‍‌‌​ ​ ‌​‌​​‍‌‌​ ​‍​ ​‍​ ‌‌​ ‍​‌‍​‍​ ‌ ​ ‍‌‌‍‌​‌‍​‍​ ‌‌‌‍​‌​ ​‍‌‍​ ​ ‌‍​‍‌‌​ ​‍​ ​‍​‍‌‌​ ‌‌‌​‌​​‍ ‍‌‍​ ‌‍‍​‌‍‍‌‌‍ ​‌‍‌​‌ ​‍‌‍‌‌‌‍ ‍​‍‌‌​ ‌‌‌​​‍‌‌ ‌‍‍ ‌‍‌‌‌ ‍‌​‍‌‌​ ​ ‌​‌​​‍‌‌​ ​ ‌​‌​​‍‌‌​ ​‍​ ​‍​ ​‌‌‍​‌​ ‌‌​ ‍‌‌‍​ ​ ‌​​ ‍​‌‍‌‌​ ‌ ​ ​​‌‍​‍​ ‌​​‍‌‌​ ​‍​ ​‍​‍‌‌​ ‌‌‌​‌​​‍ ‍‌ ‌​‌‍‌‌‌ ‍​‌ ‌​​ ‌‍​‍‌‍​‌‌ ​ ‌‍‌‌‌‌‌‌‌ ​‍‌‍ ​​ ‌​‍‌‌​ ​‍‌​‌‍‌ ​ ‌ ‌​‌ ‌‌‌‍‌​‌‍‍‌‌‍ ​‍‌‍‌‍‍‌‌‍‌​​ ‌​ ‍​‌‍​‍​ ‌‍‌‍‌​​ ‌​​ ‍‌‌‍‌‌​ ‍‌​‍ ‌​ ​ ​ ‌​‌‍‌​‌‍‌​​‍ ‌​ ‌​​ ​‍​ ​ ​ ‌‍​‍ ‌​ ‍‌​ ​‍‌‍‌​​ ​‌​‍ ‌‌‍‌‌​ ​​‌‍‌‍​ ​‌‌‍‌‌​ ‍‌​ ‌‌​ ‌​‌‍​‍‌‍‌‍‌‍‌​​ ​‌​‍‌‍‌ ‌​‌ ‍‌‌ ​​‌‍‌‌​ ‌‌‍ ‍‌‍‌‌‌ ‌ ‌ ​ ​‍‌‍‌ ​​‌‍​‌‌ ‌​‌‍‍​​ ‌‌‍​ ‌‍ ‌‍ ‍‌ ‌​‌‍‌‌‌‍ ‍‌ ‌​​‍‌‌​ ‌‌‌​​‍‌‌ ‌‍‍ ‌‍‌‌‌ ‍‌​‍‌‌​ ​ ‌​‌​​‍‌‌​ ​ ‌​‌​​‍‌‌​ ​‍​ ​‍​ ‌‌​ ‍​‌‍​‍​ ‌ ​ ‍‌‌‍‌​‌‍​‍​ ‌‌‌‍​‌​ ​‍‌‍​ ​ ‌‍​‍‌‌​ ​‍​ ​‍​‍‌‌​ ‌‌‌​‌​​‍ ‍‌‍​ ‌‍‍​‌‍‍‌‌‍ ​‌‍‌​‌ ​‍‌‍‌‌‌‍ ‍​‍‌‌​ ‌‌‌​​‍‌‌ ‌‍‍ ‌‍‌‌‌ ‍‌​‍‌‌​ ​ ‌​‌​​‍‌‌​ ​ ‌​‌​​‍‌‌​ ​‍​ ​‍​ ​‌‌‍​‌​ ‌‌​ ‍‌‌‍​ ​ ‌​​ ‍​‌‍‌‌​ ‌ ​ ​​‌‍​‍​ ‌​​‍‌‌​ ​‍​ ​‍​‍‌‌​ ‌‌‌​‌​​‍ ‍‌ ‌​‌‍‌‌‌ ‍​‌ ‌​​‍‌‍‌ ​​‌‍‌‌‌ ​‍‌ ​ ‌ ​​‌‍‌‌‌‍​ ‌ ‌​‌‍‍‌‌ ‌‍‌‍‌‌​ ‌‌ ​​‌ ‌‌‌‍​‍‌‍ ​‌‍‍‌‌ ​ ‌‍‍​‌‍‌‌‌‍‌​​‍​‍‌ ‌
A bilingual approach goes beyond treating language as a single
subject. Instead, it integrates two languages into everyday learning.​​​​‌ ‍ ​‍​‍‌‍ ‌ ​‍‌‍‍‌‌‍‌ ‌‍‍‌‌‍ ‍​‍​‍​ ‍‍​‍​‍‌ ​ ‌‍​‌‌‍ ‍‌‍‍‌‌ ‌​‌ ‍‌​‍ ‍‌‍‍‌‌‍ ​‍​‍​‍ ​​‍​‍‌‍‍​‌ ​‍‌‍‌‌‌‍‌‍​‍​‍​ ‍‍​‍​‍​‍ ‌ ​ ‌ ‌​‌ ‌‌‌‍‌​‌‍‍‌‌‍ ​‍ ‌‍‍‌‌‍ ‍‌ ‌​‌‍‌‌‌‍ ‍‌ ‌​​‍ ‌‍‌‌‌‍‌​‌‍‍‌‌ ‌​​‍ ‌‍ ‌‌‍ ‌‍‌​‌‍‌‌​ ‌‌ ​​‌ ​‍‌‍‌‌‌ ​ ‌‍‌‌‌‍ ‍‌ ‌​‌‍​‌‌ ‌​‌‍‍‌‌‍ ‌‍ ‍​ ‍ ‌‍‍‌‌‍‌​​ ‌​ ‍​‌‍​‍​ ‌‍‌‍‌​​ ‌​​ ‍‌‌‍‌‌​ ‍‌​‍ ‌​ ​ ​ ‌​‌‍‌​‌‍‌​​‍ ‌​ ‌​​ ​‍​ ​ ​ ‌‍​‍ ‌​ ‍‌​ ​‍‌‍‌​​ ​‌​‍ ‌‌‍‌‌​ ​​‌‍‌‍​ ​‌‌‍‌‌​ ‍‌​ ‌‌​ ‌​‌‍​‍‌‍‌‍‌‍‌​​ ​‌​ ‍ ‌ ‌​‌ ‍‌‌ ​​‌‍‌‌​ ‌‌‍ ‍‌‍‌‌‌ ‌ ‌ ​ ​ ‍ ‌ ​​‌‍​‌‌ ‌​‌‍‍​​ ‌‌‍​ ‌‍ ‌‍ ‍‌ ‌​‌‍‌‌‌‍ ‍‌ ‌​​‍‌‌​ ‌‌‌​​‍‌‌ ‌‍‍ ‌‍‌‌‌ ‍‌​‍‌‌​ ​ ‌​‌​​‍‌‌​ ​ ‌​‌​​‍‌‌​ ​‍​ ​‍​ ‌‌​ ‌‍​ ​‍​ ​‌​ ‌ ​ ​‌​ ‍‌​ ​‍​ ‍‌‌‍​‍‌‍‌​​ ‌​​‍‌‌​ ​‍​ ​‍​‍‌‌​ ‌‌‌​‌​​‍ ‍‌‍​ ‌‍‍​‌‍‍‌‌‍ ​‌‍‌​‌ ​‍‌‍‌‌‌‍ ‍​‍‌‌​ ‌‌‌​​‍‌‌ ‌‍‍ ‌‍‌‌‌ ‍‌​‍‌‌​ ​ ‌​‌​​‍‌‌​ ​ ‌​‌​​‍‌‌​ ​‍​ ​‍​ ‌ ​ ‍‌‌‍‌‌​ ​​​ ‌‌‌‍‌‌​ ​‌‌‍​ ​ ​‍​ ‌‌​ ‌‍​ ‍​​‍‌‌​ ​‍​ ​‍​‍‌‌​ ‌‌‌​‌​​‍ ‍‌ ‌​‌‍‌‌‌ ‍​‌ ‌​​ ‌‍​‍‌‍​‌‌ ​ ‌‍‌‌‌‌‌‌‌ ​‍‌‍ ​​ ‌​‍‌‌​ ​‍‌​‌‍‌ ​ ‌ ‌​‌ ‌‌‌‍‌​‌‍‍‌‌‍ ​‍‌‍‌‍‍‌‌‍‌​​ ‌​ ‍​‌‍​‍​ ‌‍‌‍‌​​ ‌​​ ‍‌‌‍‌‌​ ‍‌​‍ ‌​ ​ ​ ‌​‌‍‌​‌‍‌​​‍ ‌​ ‌​​ ​‍​ ​ ​ ‌‍​‍ ‌​ ‍‌​ ​‍‌‍‌​​ ​‌​‍ ‌‌‍‌‌​ ​​‌‍‌‍​ ​‌‌‍‌‌​ ‍‌​ ‌‌​ ‌​‌‍​‍‌‍‌‍‌‍‌​​ ​‌​‍‌‍‌ ‌​‌ ‍‌‌ ​​‌‍‌‌​ ‌‌‍ ‍‌‍‌‌‌ ‌ ‌ ​ ​‍‌‍‌ ​​‌‍​‌‌ ‌​‌‍‍​​ ‌‌‍​ ‌‍ ‌‍ ‍‌ ‌​‌‍‌‌‌‍ ‍‌ ‌​​‍‌‌​ ‌‌‌​​‍‌‌ ‌‍‍ ‌‍‌‌‌ ‍‌​‍‌‌​ ​ ‌​‌​​‍‌‌​ ​ ‌​‌​​‍‌‌​ ​‍​ ​‍​ ‌‌​ ‌‍​ ​‍​ ​‌​ ‌ ​ ​‌​ ‍‌​ ​‍​ ‍‌‌‍​‍‌‍‌​​ ‌​​‍‌‌​ ​‍​ ​‍​‍‌‌​ ‌‌‌​‌​​‍ ‍‌‍​ ‌‍‍​‌‍‍‌‌‍ ​‌‍‌​‌ ​‍‌‍‌‌‌‍ ‍​‍‌‌​ ‌‌‌​​‍‌‌ ‌‍‍ ‌‍‌‌‌ ‍‌​‍‌‌​ ​ ‌​‌​​‍‌‌​ ​ ‌​‌​​‍‌‌​ ​‍​ ​‍​ ‌ ​ ‍‌‌‍‌‌​ ​​​ ‌‌‌‍‌‌​ ​‌‌‍​ ​ ​‍​ ‌‌​ ‌‍​ ‍​​‍‌‌​ ​‍​ ​‍​‍‌‌​ ‌‌‌​‌​​‍ ‍‌ ‌​‌‍‌‌‌ ‍​‌ ‌​​‍‌‍‌ ​​‌‍‌‌‌ ​‍‌ ​ ‌ ​​‌‍‌‌‌‍​ ‌ ‌​‌‍‍‌‌ ‌‍‌‍‌‌​ ‌‌ ​​‌ ‌‌‌‍​‍‌‍ ​‌‍‍‌‌ ​ ‌‍‍​‌‍‌‌‌‍‌​​‍​‍‌ ‌
In many ​​​​‌ ‍ ​‍​‍‌‍ ‌ ​‍‌‍‍‌‌‍‌ ‌‍‍‌‌‍ ‍​‍​‍​ ‍‍​‍​‍‌ ​ ‌‍​‌‌‍ ‍‌‍‍‌‌ ‌​‌ ‍‌​‍ ‍‌‍‍‌‌‍ ​‍​‍​‍ ​​‍​‍‌‍‍​‌ ​‍‌‍‌‌‌‍‌‍​‍​‍​ ‍‍​‍​‍​‍ ‌ ​ ‌ ‌​‌ ‌‌‌‍‌​‌‍‍‌‌‍ ​‍ ‌‍‍‌‌‍ ‍‌ ‌​‌‍‌‌‌‍ ‍‌ ‌​​‍ ‌‍‌‌‌‍‌​‌‍‍‌‌ ‌​​‍ ‌‍ ‌‌‍ ‌‍‌​‌‍‌‌​ ‌‌ ​​‌ ​‍‌‍‌‌‌ ​ ‌‍‌‌‌‍ ‍‌ ‌​‌‍​‌‌ ‌​‌‍‍‌‌‍ ‌‍ ‍​ ‍ ‌‍‍‌‌‍‌​​ ‌​ ‍​‌‍​‍​ ‌‍‌‍‌​​ ‌​​ ‍‌‌‍‌‌​ ‍‌​‍ ‌​ ​ ​ ‌​‌‍‌​‌‍‌​​‍ ‌​ ‌​​ ​‍​ ​ ​ ‌‍​‍ ‌​ ‍‌​ ​‍‌‍‌​​ ​‌​‍ ‌‌‍‌‌​ ​​‌‍‌‍​ ​‌‌‍‌‌​ ‍‌​ ‌‌​ ‌​‌‍​‍‌‍‌‍‌‍‌​​ ​‌​ ‍ ‌ ‌​‌ ‍‌‌ ​​‌‍‌‌​ ‌‌‍ ‍‌‍‌‌‌ ‌ ‌ ​ ​ ‍ ‌ ​​‌‍​‌‌ ‌​‌‍‍​​ ‌‌‍​ ‌‍ ‌‍ ‍‌ ‌​‌‍‌‌‌‍ ‍‌ ‌​​‍‌‌​ ‌‌‌​​‍‌‌ ‌‍‍ ‌‍‌‌‌ ‍‌​‍‌‌​ ​ ‌​‌​​‍‌‌​ ​ ‌​‌​​‍‌‌​ ​‍​ ​‍​ ‍‌​ ​​​ ‍​​ ​​‌‍​‍​ ​‍​ ‍‌‌‍‌‍​ ‌‌​ ‍‌​ ‌‌​ ‍​​‍‌‌​ ​‍​ ​‍​‍‌‌​ ‌‌‌​‌​​‍ ‍‌‍​ ‌‍‍​‌‍‍‌‌‍ ​‌‍‌​‌ ​‍‌‍‌‌‌‍ ‍​‍‌‌​ ‌‌‌​​‍‌‌ ‌‍‍ ‌‍‌‌‌ ‍‌​‍‌‌​ ​ ‌​‌​​‍‌‌​ ​ ‌​‌​​‍‌‌​ ​‍​ ​‍​ ​‌‌‍‌‌‌‍‌‌‌‍‌‌​ ‍‌​ ‌​‌‍‌​‌‍​‍​ ‌‍​ ​‌​ ​‍​ ‌‌​‍‌‌​ ​‍​ ​‍​‍‌‌​ ‌‌‌​‌​​‍ ‍‌ ‌​‌‍‌‌‌ ‍​‌ ‌​​ ‌‍​‍‌‍​‌‌ ​ ‌‍‌‌‌‌‌‌‌ ​‍‌‍ ​​ ‌​‍‌‌​ ​‍‌​‌‍‌ ​ ‌ ‌​‌ ‌‌‌‍‌​‌‍‍‌‌‍ ​‍‌‍‌‍‍‌‌‍‌​​ ‌​ ‍​‌‍​‍​ ‌‍‌‍‌​​ ‌​​ ‍‌‌‍‌‌​ ‍‌​‍ ‌​ ​ ​ ‌​‌‍‌​‌‍‌​​‍ ‌​ ‌​​ ​‍​ ​ ​ ‌‍​‍ ‌​ ‍‌​ ​‍‌‍‌​​ ​‌​‍ ‌‌‍‌‌​ ​​‌‍‌‍​ ​‌‌‍‌‌​ ‍‌​ ‌‌​ ‌​‌‍​‍‌‍‌‍‌‍‌​​ ​‌​‍‌‍‌ ‌​‌ ‍‌‌ ​​‌‍‌‌​ ‌‌‍ ‍‌‍‌‌‌ ‌ ‌ ​ ​‍‌‍‌ ​​‌‍​‌‌ ‌​‌‍‍​​ ‌‌‍​ ‌‍ ‌‍ ‍‌ ‌​‌‍‌‌‌‍ ‍‌ ‌​​‍‌‌​ ‌‌‌​​‍‌‌ ‌‍‍ ‌‍‌‌‌ ‍‌​‍‌‌​ ​ ‌​‌​​‍‌‌​ ​ ‌​‌​​‍‌‌​ ​‍​ ​‍​ ‍‌​ ​​​ ‍​​ ​​‌‍​‍​ ​‍​ ‍‌‌‍‌‍​ ‌‌​ ‍‌​ ‌‌​ ‍​​‍‌‌​ ​‍​ ​‍​‍‌‌​ ‌‌‌​‌​​‍ ‍‌‍​ ‌‍‍​‌‍‍‌‌‍ ​‌‍‌​‌ ​‍‌‍‌‌‌‍ ‍​‍‌‌​ ‌‌‌​​‍‌‌ ‌‍‍ ‌‍‌‌‌ ‍‌​‍‌‌​ ​ ‌​‌​​‍‌‌​ ​ ‌​‌​​‍‌‌​ ​‍​ ​‍​ ​‌‌‍‌‌‌‍‌‌‌‍‌‌​ ‍‌​ ‌​‌‍‌​‌‍​‍​ ‌‍​ ​‌​ ​‍​ ‌‌​‍‌‌​ ​‍​ ​‍​‍‌‌​ ‌‌‌​‌​​‍ ‍‌ ‌​‌‍‌‌‌ ‍​‌ ‌​​‍‌‍‌ ​​‌‍‌‌‌ ​‍‌ ​ ‌ ​​‌‍‌‌‌‍​ ‌ ‌​‌‍‍‌‌ ‌‍‌‍‌‌​ ‌‌ ​​‌ ‌‌‌‍​‍‌‍ ​‌‍‍‌‌ ​ ‌‍‍​‌‍‌‌‌‍‌​​‍​‍‌ ‌ bilingual schools​​​​‌ ‍ ​‍​‍‌‍ ‌ ​‍‌‍‍‌‌‍‌ ‌‍‍‌‌‍ ‍​‍​‍​ ‍‍​‍​‍‌ ​ ‌‍​‌‌‍ ‍‌‍‍‌‌ ‌​‌ ‍‌​‍ ‍‌‍‍‌‌‍ ​‍​‍​‍ ​​‍​‍‌‍‍​‌ ​‍‌‍‌‌‌‍‌‍​‍​‍​ ‍‍​‍​‍​‍ ‌ ​ ‌ ‌​‌ ‌‌‌‍‌​‌‍‍‌‌‍ ​‍ ‌‍‍‌‌‍ ‍‌ ‌​‌‍‌‌‌‍ ‍‌ ‌​​‍ ‌‍‌‌‌‍‌​‌‍‍‌‌ ‌​​‍ ‌‍ ‌‌‍ ‌‍‌​‌‍‌‌​ ‌‌ ​​‌ ​‍‌‍‌‌‌ ​ ‌‍‌‌‌‍ ‍‌ ‌​‌‍​‌‌ ‌​‌‍‍‌‌‍ ‌‍ ‍​ ‍ ‌‍‍‌‌‍‌​​ ‌​ ‍​‌‍​‍​ ‌‍‌‍‌​​ ‌​​ ‍‌‌‍‌‌​ ‍‌​‍ ‌​ ​ ​ ‌​‌‍‌​‌‍‌​​‍ ‌​ ‌​​ ​‍​ ​ ​ ‌‍​‍ ‌​ ‍‌​ ​‍‌‍‌​​ ​‌​‍ ‌‌‍‌‌​ ​​‌‍‌‍​ ​‌‌‍‌‌​ ‍‌​ ‌‌​ ‌​‌‍​‍‌‍‌‍‌‍‌​​ ​‌​ ‍ ‌ ‌​‌ ‍‌‌ ​​‌‍‌‌​ ‌‌‍ ‍‌‍‌‌‌ ‌ ‌ ​ ​ ‍ ‌ ​​‌‍​‌‌ ‌​‌‍‍​​ ‌‌‍​ ‌‍ ‌‍ ‍‌ ‌​‌‍‌‌‌‍ ‍‌ ‌​​‍‌‌​ ‌‌‌​​‍‌‌ ‌‍‍ ‌‍‌‌‌ ‍‌​‍‌‌​ ​ ‌​‌​​‍‌‌​ ​ ‌​‌​​‍‌‌​ ​‍​ ​‍​ ‍‌​ ​​​ ‍​​ ​​‌‍​‍​ ​‍​ ‍‌‌‍‌‍​ ‌‌​ ‍‌​ ‌‌​ ‍​​‍‌‌​ ​‍​ ​‍​‍‌‌​ ‌‌‌​‌​​‍ ‍‌‍​ ‌‍‍​‌‍‍‌‌‍ ​‌‍‌​‌ ​‍‌‍‌‌‌‍ ‍​‍‌‌​ ‌‌‌​​‍‌‌ ‌‍‍ ‌‍‌‌‌ ‍‌​‍‌‌​ ​ ‌​‌​​‍‌‌​ ​ ‌​‌​​‍‌‌​ ​‍​ ​‍‌‍‌‍‌‍‌‌​ ‌ ‌‍‌‌​ ‌ ​ ‍‌‌‍‌‍‌‍‌​​ ‍​​ ​‌‌‍‌‍​ ​‌​‍‌‌​ ​‍​ ​‍​‍‌‌​ ‌‌‌​‌​​‍ ‍‌ ‌​‌‍‌‌‌ ‍​‌ ‌​​ ‌‍​‍‌‍​‌‌ ​ ‌‍‌‌‌‌‌‌‌ ​‍‌‍ ​​ ‌​‍‌‌​ ​‍‌​‌‍‌ ​ ‌ ‌​‌ ‌‌‌‍‌​‌‍‍‌‌‍ ​‍‌‍‌‍‍‌‌‍‌​​ ‌​ ‍​‌‍​‍​ ‌‍‌‍‌​​ ‌​​ ‍‌‌‍‌‌​ ‍‌​‍ ‌​ ​ ​ ‌​‌‍‌​‌‍‌​​‍ ‌​ ‌​​ ​‍​ ​ ​ ‌‍​‍ ‌​ ‍‌​ ​‍‌‍‌​​ ​‌​‍ ‌‌‍‌‌​ ​​‌‍‌‍​ ​‌‌‍‌‌​ ‍‌​ ‌‌​ ‌​‌‍​‍‌‍‌‍‌‍‌​​ ​‌​‍‌‍‌ ‌​‌ ‍‌‌ ​​‌‍‌‌​ ‌‌‍ ‍‌‍‌‌‌ ‌ ‌ ​ ​‍‌‍‌ ​​‌‍​‌‌ ‌​‌‍‍​​ ‌‌‍​ ‌‍ ‌‍ ‍‌ ‌​‌‍‌‌‌‍ ‍‌ ‌​​‍‌‌​ ‌‌‌​​‍‌‌ ‌‍‍ ‌‍‌‌‌ ‍‌​‍‌‌​ ​ ‌​‌​​‍‌‌​ ​ ‌​‌​​‍‌‌​ ​‍​ ​‍​ ‍‌​ ​​​ ‍​​ ​​‌‍​‍​ ​‍​ ‍‌‌‍‌‍​ ‌‌​ ‍‌​ ‌‌​ ‍​​‍‌‌​ ​‍​ ​‍​‍‌‌​ ‌‌‌​‌​​‍ ‍‌‍​ ‌‍‍​‌‍‍‌‌‍ ​‌‍‌​‌ ​‍‌‍‌‌‌‍ ‍​‍‌‌​ ‌‌‌​​‍‌‌ ‌‍‍ ‌‍‌‌‌ ‍‌​‍‌‌​ ​ ‌​‌​​‍‌‌​ ​ ‌​‌​​‍‌‌​ ​‍​ ​‍‌‍‌‍‌‍‌‌​ ‌ ‌‍‌‌​ ‌ ​ ‍‌‌‍‌‍‌‍‌​​ ‍​​ ​‌‌‍‌‍​ ​‌​‍‌‌​ ​‍​ ​‍​‍‌‌​ ‌‌‌​‌​​‍ ‍‌ ‌​‌‍‌‌‌ ‍​‌ ‌​​‍‌‍‌ ​​‌‍‌‌‌ ​‍‌ ​ ‌ ​​‌‍‌‌‌‍​ ‌ ‌​‌‍‍‌‌ ‌‍‌‍‌‌​ ‌‌ ​​‌ ‌‌‌‍​‍‌‍ ​‌‍‍‌‌ ​ ‌‍‍​‌‍‌‌‌‍‌​​‍​‍‌ ‌, students use both languages throughout
their school day. Language becomes a tool for learning, not just
something to study.​​​​‌ ‍ ​‍​‍‌‍ ‌ ​‍‌‍‍‌‌‍‌ ‌‍‍‌‌‍ ‍​‍​‍​ ‍‍​‍​‍‌ ​ ‌‍​‌‌‍ ‍‌‍‍‌‌ ‌​‌ ‍‌​‍ ‍‌‍‍‌‌‍ ​‍​‍​‍ ​​‍​‍‌‍‍​‌ ​‍‌‍‌‌‌‍‌‍​‍​‍​ ‍‍​‍​‍​‍ ‌ ​ ‌ ‌​‌ ‌‌‌‍‌​‌‍‍‌‌‍ ​‍ ‌‍‍‌‌‍ ‍‌ ‌​‌‍‌‌‌‍ ‍‌ ‌​​‍ ‌‍‌‌‌‍‌​‌‍‍‌‌ ‌​​‍ ‌‍ ‌‌‍ ‌‍‌​‌‍‌‌​ ‌‌ ​​‌ ​‍‌‍‌‌‌ ​ ‌‍‌‌‌‍ ‍‌ ‌​‌‍​‌‌ ‌​‌‍‍‌‌‍ ‌‍ ‍​ ‍ ‌‍‍‌‌‍‌​​ ‌​ ‍​‌‍​‍​ ‌‍‌‍‌​​ ‌​​ ‍‌‌‍‌‌​ ‍‌​‍ ‌​ ​ ​ ‌​‌‍‌​‌‍‌​​‍ ‌​ ‌​​ ​‍​ ​ ​ ‌‍​‍ ‌​ ‍‌​ ​‍‌‍‌​​ ​‌​‍ ‌‌‍‌‌​ ​​‌‍‌‍​ ​‌‌‍‌‌​ ‍‌​ ‌‌​ ‌​‌‍​‍‌‍‌‍‌‍‌​​ ​‌​ ‍ ‌ ‌​‌ ‍‌‌ ​​‌‍‌‌​ ‌‌‍ ‍‌‍‌‌‌ ‌ ‌ ​ ​ ‍ ‌ ​​‌‍​‌‌ ‌​‌‍‍​​ ‌‌‍​ ‌‍ ‌‍ ‍‌ ‌​‌‍‌‌‌‍ ‍‌ ‌​​‍‌‌​ ‌‌‌​​‍‌‌ ‌‍‍ ‌‍‌‌‌ ‍‌​‍‌‌​ ​ ‌​‌​​‍‌‌​ ​ ‌​‌​​‍‌‌​ ​‍​ ​‍​ ‍‌​ ​​​ ‍​​ ​​‌‍​‍​ ​‍​ ‍‌‌‍‌‍​ ‌‌​ ‍‌​ ‌‌​ ‍​​‍‌‌​ ​‍​ ​‍​‍‌‌​ ‌‌‌​‌​​‍ ‍‌‍​ ‌‍‍​‌‍‍‌‌‍ ​‌‍‌​‌ ​‍‌‍‌‌‌‍ ‍​‍‌‌​ ‌‌‌​​‍‌‌ ‌‍‍ ‌‍‌‌‌ ‍‌​‍‌‌​ ​ ‌​‌​​‍‌‌​ ​ ‌​‌​​‍‌‌​ ​‍​ ​‍​ ​‌​ ​‌​ ‌‍​ ‌​‌‍​‍​ ​ ​ ​ ‌‍‌​​ ​‌​ ​ ‌‍​ ‌‍​ ​‍‌‌​ ​‍​ ​‍​‍‌‌​ ‌‌‌​‌​​‍ ‍‌ ‌​‌‍‌‌‌ ‍​‌ ‌​​ ‌‍​‍‌‍​‌‌ ​ ‌‍‌‌‌‌‌‌‌ ​‍‌‍ ​​ ‌​‍‌‌​ ​‍‌​‌‍‌ ​ ‌ ‌​‌ ‌‌‌‍‌​‌‍‍‌‌‍ ​‍‌‍‌‍‍‌‌‍‌​​ ‌​ ‍​‌‍​‍​ ‌‍‌‍‌​​ ‌​​ ‍‌‌‍‌‌​ ‍‌​‍ ‌​ ​ ​ ‌​‌‍‌​‌‍‌​​‍ ‌​ ‌​​ ​‍​ ​ ​ ‌‍​‍ ‌​ ‍‌​ ​‍‌‍‌​​ ​‌​‍ ‌‌‍‌‌​ ​​‌‍‌‍​ ​‌‌‍‌‌​ ‍‌​ ‌‌​ ‌​‌‍​‍‌‍‌‍‌‍‌​​ ​‌​‍‌‍‌ ‌​‌ ‍‌‌ ​​‌‍‌‌​ ‌‌‍ ‍‌‍‌‌‌ ‌ ‌ ​ ​‍‌‍‌ ​​‌‍​‌‌ ‌​‌‍‍​​ ‌‌‍​ ‌‍ ‌‍ ‍‌ ‌​‌‍‌‌‌‍ ‍‌ ‌​​‍‌‌​ ‌‌‌​​‍‌‌ ‌‍‍ ‌‍‌‌‌ ‍‌​‍‌‌​ ​ ‌​‌​​‍‌‌​ ​ ‌​‌​​‍‌‌​ ​‍​ ​‍​ ‍‌​ ​​​ ‍​​ ​​‌‍​‍​ ​‍​ ‍‌‌‍‌‍​ ‌‌​ ‍‌​ ‌‌​ ‍​​‍‌‌​ ​‍​ ​‍​‍‌‌​ ‌‌‌​‌​​‍ ‍‌‍​ ‌‍‍​‌‍‍‌‌‍ ​‌‍‌​‌ ​‍‌‍‌‌‌‍ ‍​‍‌‌​ ‌‌‌​​‍‌‌ ‌‍‍ ‌‍‌‌‌ ‍‌​‍‌‌​ ​ ‌​‌​​‍‌‌​ ​ ‌​‌​​‍‌‌​ ​‍​ ​‍​ ​‌​ ​‌​ ‌‍​ ‌​‌‍​‍​ ​ ​ ​ ‌‍‌​​ ​‌​ ​ ‌‍​ ‌‍​ ​‍‌‌​ ​‍​ ​‍​‍‌‌​ ‌‌‌​‌​​‍ ‍‌ ‌​‌‍‌‌‌ ‍​‌ ‌​​‍‌‍‌ ​​‌‍‌‌‌ ​‍‌ ​ ‌ ​​‌‍‌‌‌‍​ ‌ ‌​‌‍‍‌‌ ‌‍‌‍‌‌​ ‌‌ ​​‌ ‌‌‌‍​‍‌‍ ​‌‍‍‌‌ ​ ‌‍‍​‌‍‌‌‌‍‌​​‍​‍‌ ‌
This means your child might:​​​​‌ ‍ ​‍​‍‌‍ ‌ ​‍‌‍‍‌‌‍‌ ‌‍‍‌‌‍ ‍​‍​‍​ ‍‍​‍​‍‌ ​ ‌‍​‌‌‍ ‍‌‍‍‌‌ ‌​‌ ‍‌​‍ ‍‌‍‍‌‌‍ ​‍​‍​‍ ​​‍​‍‌‍‍​‌ ​‍‌‍‌‌‌‍‌‍​‍​‍​ ‍‍​‍​‍​‍ ‌ ​ ‌ ‌​‌ ‌‌‌‍‌​‌‍‍‌‌‍ ​‍ ‌‍‍‌‌‍ ‍‌ ‌​‌‍‌‌‌‍ ‍‌ ‌​​‍ ‌‍‌‌‌‍‌​‌‍‍‌‌ ‌​​‍ ‌‍ ‌‌‍ ‌‍‌​‌‍‌‌​ ‌‌ ​​‌ ​‍‌‍‌‌‌ ​ ‌‍‌‌‌‍ ‍‌ ‌​‌‍​‌‌ ‌​‌‍‍‌‌‍ ‌‍ ‍​ ‍ ‌‍‍‌‌‍‌​​ ‌​ ‍​‌‍​‍​ ‌‍‌‍‌​​ ‌​​ ‍‌‌‍‌‌​ ‍‌​‍ ‌​ ​ ​ ‌​‌‍‌​‌‍‌​​‍ ‌​ ‌​​ ​‍​ ​ ​ ‌‍​‍ ‌​ ‍‌​ ​‍‌‍‌​​ ​‌​‍ ‌‌‍‌‌​ ​​‌‍‌‍​ ​‌‌‍‌‌​ ‍‌​ ‌‌​ ‌​‌‍​‍‌‍‌‍‌‍‌​​ ​‌​ ‍ ‌ ‌​‌ ‍‌‌ ​​‌‍‌‌​ ‌‌‍ ‍‌‍‌‌‌ ‌ ‌ ​ ​ ‍ ‌ ​​‌‍​‌‌ ‌​‌‍‍​​ ‌‌‍​ ‌‍ ‌‍ ‍‌ ‌​‌‍‌‌‌‍ ‍‌ ‌​​‍‌‌​ ‌‌‌​​‍‌‌ ‌‍‍ ‌‍‌‌‌ ‍‌​‍‌‌​ ​ ‌​‌​​‍‌‌​ ​ ‌​‌​​‍‌‌​ ​‍​ ​‍​ ‍​‌‍‌‌​ ‌ ​ ‌ ​ ​‌‌‍‌​​ ‍​​ ‍‌​ ​​​ ‌ ​ ​‍‌‍​‌​‍‌‌​ ​‍​ ​‍​‍‌‌​ ‌‌‌​‌​​‍ ‍‌‍​ ‌‍‍​‌‍‍‌‌‍ ​‌‍‌​‌ ​‍‌‍‌‌‌‍ ‍​‍‌‌​ ‌‌‌​​‍‌‌ ‌‍‍ ‌‍‌‌‌ ‍‌​‍‌‌​ ​ ‌​‌​​‍‌‌​ ​ ‌​‌​​‍‌‌​ ​‍​ ​‍​ ‌‌​ ‍​​ ​‍‌‍‌‌​ ‌‌​ ‌‍​ ‌ ​ ‌‍​ ​‍​ ‌‍​ ​‌‌‍​‍​‍‌‌​ ​‍​ ​‍​‍‌‌​ ‌‌‌​‌​​‍ ‍‌ ‌​‌‍‌‌‌ ‍​‌ ‌​​ ‌‍​‍‌‍​‌‌ ​ ‌‍‌‌‌‌‌‌‌ ​‍‌‍ ​​ ‌​‍‌‌​ ​‍‌​‌‍‌ ​ ‌ ‌​‌ ‌‌‌‍‌​‌‍‍‌‌‍ ​‍‌‍‌‍‍‌‌‍‌​​ ‌​ ‍​‌‍​‍​ ‌‍‌‍‌​​ ‌​​ ‍‌‌‍‌‌​ ‍‌​‍ ‌​ ​ ​ ‌​‌‍‌​‌‍‌​​‍ ‌​ ‌​​ ​‍​ ​ ​ ‌‍​‍ ‌​ ‍‌​ ​‍‌‍‌​​ ​‌​‍ ‌‌‍‌‌​ ​​‌‍‌‍​ ​‌‌‍‌‌​ ‍‌​ ‌‌​ ‌​‌‍​‍‌‍‌‍‌‍‌​​ ​‌​‍‌‍‌ ‌​‌ ‍‌‌ ​​‌‍‌‌​ ‌‌‍ ‍‌‍‌‌‌ ‌ ‌ ​ ​‍‌‍‌ ​​‌‍​‌‌ ‌​‌‍‍​​ ‌‌‍​ ‌‍ ‌‍ ‍‌ ‌​‌‍‌‌‌‍ ‍‌ ‌​​‍‌‌​ ‌‌‌​​‍‌‌ ‌‍‍ ‌‍‌‌‌ ‍‌​‍‌‌​ ​ ‌​‌​​‍‌‌​ ​ ‌​‌​​‍‌‌​ ​‍​ ​‍​ ‍​‌‍‌‌​ ‌ ​ ‌ ​ ​‌‌‍‌​​ ‍​​ ‍‌​ ​​​ ‌ ​ ​‍‌‍​‌​‍‌‌​ ​‍​ ​‍​‍‌‌​ ‌‌‌​‌​​‍ ‍‌‍​ ‌‍‍​‌‍‍‌‌‍ ​‌‍‌​‌ ​‍‌‍‌‌‌‍ ‍​‍‌‌​ ‌‌‌​​‍‌‌ ‌‍‍ ‌‍‌‌‌ ‍‌​‍‌‌​ ​ ‌​‌​​‍‌‌​ ​ ‌​‌​​‍‌‌​ ​‍​ ​‍​ ‌‌​ ‍​​ ​‍‌‍‌‌​ ‌‌​ ‌‍​ ‌ ​ ‌‍​ ​‍​ ‌‍​ ​‌‌‍​‍​‍‌‌​ ​‍​ ​‍​‍‌‌​ ‌‌‌​‌​​‍ ‍‌ ‌​‌‍‌‌‌ ‍​‌ ‌​​‍‌‍‌ ​​‌‍‌‌‌ ​‍‌ ​ ‌ ​​‌‍‌‌‌‍​ ‌ ‌​‌‍‍‌‌ ‌‍‌‍‌‌​ ‌‌ ​​‌ ‌‌‌‍​‍‌‍ ​‌‍‍‌‌ ​ ‌‍‍​‌‍‌‌‌‍‌​​‍​‍‌ ‌
Learn Science in English​​​​‌ ‍ ​‍​‍‌‍ ‌ ​‍‌‍‍‌‌‍‌ ‌‍‍‌‌‍ ‍​‍​‍​ ‍‍​‍​‍‌ ​ ‌‍​‌‌‍ ‍‌‍‍‌‌ ‌​‌ ‍‌​‍ ‍‌‍‍‌‌‍ ​‍​‍​‍ ​​‍​‍‌‍‍​‌ ​‍‌‍‌‌‌‍‌‍​‍​‍​ ‍‍​‍​‍​‍ ‌ ​ ‌ ‌​‌ ‌‌‌‍‌​‌‍‍‌‌‍ ​‍ ‌‍‍‌‌‍ ‍‌ ‌​‌‍‌‌‌‍ ‍‌ ‌​​‍ ‌‍‌‌‌‍‌​‌‍‍‌‌ ‌​​‍ ‌‍ ‌‌‍ ‌‍‌​‌‍‌‌​ ‌‌ ​​‌ ​‍‌‍‌‌‌ ​ ‌‍‌‌‌‍ ‍‌ ‌​‌‍​‌‌ ‌​‌‍‍‌‌‍ ‌‍ ‍​ ‍ ‌‍‍‌‌‍‌​​ ‌​ ‍​‌‍​‍​ ‌‍‌‍‌​​ ‌​​ ‍‌‌‍‌‌​ ‍‌​‍ ‌​ ​ ​ ‌​‌‍‌​‌‍‌​​‍ ‌​ ‌​​ ​‍​ ​ ​ ‌‍​‍ ‌​ ‍‌​ ​‍‌‍‌​​ ​‌​‍ ‌‌‍‌‌​ ​​‌‍‌‍​ ​‌‌‍‌‌​ ‍‌​ ‌‌​ ‌​‌‍​‍‌‍‌‍‌‍‌​​ ​‌​ ‍ ‌ ‌​‌ ‍‌‌ ​​‌‍‌‌​ ‌‌‍ ‍‌‍‌‌‌ ‌ ‌ ​ ​ ‍ ‌ ​​‌‍​‌‌ ‌​‌‍‍​​ ‌‌‍​ ‌‍ ‌‍ ‍‌ ‌​‌‍‌‌‌‍ ‍‌ ‌​​‍‌‌​ ‌‌‌​​‍‌‌ ‌‍‍ ‌‍‌‌‌ ‍‌​‍‌‌​ ​ ‌​‌​​‍‌‌​ ​ ‌​‌​​‍‌‌​ ​‍​ ​‍‌‍​‌‌‍​‍‌‍‌​‌‍‌‍​ ‌‍​ ‌ ​ ​​‌‍​‌‌‍‌‍​ ​ ​ ‍‌‌‍‌‌​‍‌‌​ ​‍​ ​‍​‍‌‌​ ‌‌‌​‌​​‍ ‍‌‍​ ‌‍‍​‌‍‍‌‌‍ ​‌‍‌​‌ ​‍‌‍‌‌‌‍ ‍​‍‌‌​ ‌‌‌​​‍‌‌ ‌‍‍ ‌‍‌‌‌ ‍‌​‍‌‌​ ​ ‌​‌​​‍‌‌​ ​ ‌​‌​​‍‌‌​ ​‍​ ​‍‌‍‌​​ ‌​​ ‍‌​ ​‍‌‍‌‍‌‍​ ‌‍‌​​ ​‌‌‍‌​​ ‌ ​ ‌‍​ ​ ​‍‌‌​ ​‍​ ​‍​‍‌‌​ ‌‌‌​‌​​‍ ‍‌ ‌​‌‍‌‌‌ ‍​‌ ‌​​ ‌‍​‍‌‍​‌‌ ​ ‌‍‌‌‌‌‌‌‌ ​‍‌‍ ​​ ‌​‍‌‌​ ​‍‌​‌‍‌ ​ ‌ ‌​‌ ‌‌‌‍‌​‌‍‍‌‌‍ ​‍‌‍‌‍‍‌‌‍‌​​ ‌​ ‍​‌‍​‍​ ‌‍‌‍‌​​ ‌​​ ‍‌‌‍‌‌​ ‍‌​‍ ‌​ ​ ​ ‌​‌‍‌​‌‍‌​​‍ ‌​ ‌​​ ​‍​ ​ ​ ‌‍​‍ ‌​ ‍‌​ ​‍‌‍‌​​ ​‌​‍ ‌‌‍‌‌​ ​​‌‍‌‍​ ​‌‌‍‌‌​ ‍‌​ ‌‌​ ‌​‌‍​‍‌‍‌‍‌‍‌​​ ​‌​‍‌‍‌ ‌​‌ ‍‌‌ ​​‌‍‌‌​ ‌‌‍ ‍‌‍‌‌‌ ‌ ‌ ​ ​‍‌‍‌ ​​‌‍​‌‌ ‌​‌‍‍​​ ‌‌‍​ ‌‍ ‌‍ ‍‌ ‌​‌‍‌‌‌‍ ‍‌ ‌​​‍‌‌​ ‌‌‌​​‍‌‌ ‌‍‍ ‌‍‌‌‌ ‍‌​‍‌‌​ ​ ‌​‌​​‍‌‌​ ​ ‌​‌​​‍‌‌​ ​‍​ ​‍‌‍​‌‌‍​‍‌‍‌​‌‍‌‍​ ‌‍​ ‌ ​ ​​‌‍​‌‌‍‌‍​ ​ ​ ‍‌‌‍‌‌​‍‌‌​ ​‍​ ​‍​‍‌‌​ ‌‌‌​‌​​‍ ‍‌‍​ ‌‍‍​‌‍‍‌‌‍ ​‌‍‌​‌ ​‍‌‍‌‌‌‍ ‍​‍‌‌​ ‌‌‌​​‍‌‌ ‌‍‍ ‌‍‌‌‌ ‍‌​‍‌‌​ ​ ‌​‌​​‍‌‌​ ​ ‌​‌​​‍‌‌​ ​‍​ ​‍‌‍‌​​ ‌​​ ‍‌​ ​‍‌‍‌‍‌‍​ ‌‍‌​​ ​‌‌‍‌​​ ‌ ​ ‌‍​ ​ ​‍‌‌​ ​‍​ ​‍​‍‌‌​ ‌‌‌​‌​​‍ ‍‌ ‌​‌‍‌‌‌ ‍​‌ ‌​​‍‌‍‌ ​​‌‍‌‌‌ ​‍‌ ​ ‌ ​​‌‍‌‌‌‍​ ‌ ‌​‌‍‍‌‌ ‌‍‌‍‌‌​ ‌‌ ​​‌ ‌‌‌‍​‍‌‍ ​‌‍‍‌‌ ​ ‌‍‍​‌‍‌‌‌‍‌​​‍​‍‌ ‌
Explore Art or Music in another language​​​​‌ ‍ ​‍​‍‌‍ ‌ ​‍‌‍‍‌‌‍‌ ‌‍‍‌‌‍ ‍​‍​‍​ ‍‍​‍​‍‌ ​ ‌‍​‌‌‍ ‍‌‍‍‌‌ ‌​‌ ‍‌​‍ ‍‌‍‍‌‌‍ ​‍​‍​‍ ​​‍​‍‌‍‍​‌ ​‍‌‍‌‌‌‍‌‍​‍​‍​ ‍‍​‍​‍​‍ ‌ ​ ‌ ‌​‌ ‌‌‌‍‌​‌‍‍‌‌‍ ​‍ ‌‍‍‌‌‍ ‍‌ ‌​‌‍‌‌‌‍ ‍‌ ‌​​‍ ‌‍‌‌‌‍‌​‌‍‍‌‌ ‌​​‍ ‌‍ ‌‌‍ ‌‍‌​‌‍‌‌​ ‌‌ ​​‌ ​‍‌‍‌‌‌ ​ ‌‍‌‌‌‍ ‍‌ ‌​‌‍​‌‌ ‌​‌‍‍‌‌‍ ‌‍ ‍​ ‍ ‌‍‍‌‌‍‌​​ ‌​ ‍​‌‍​‍​ ‌‍‌‍‌​​ ‌​​ ‍‌‌‍‌‌​ ‍‌​‍ ‌​ ​ ​ ‌​‌‍‌​‌‍‌​​‍ ‌​ ‌​​ ​‍​ ​ ​ ‌‍​‍ ‌​ ‍‌​ ​‍‌‍‌​​ ​‌​‍ ‌‌‍‌‌​ ​​‌‍‌‍​ ​‌‌‍‌‌​ ‍‌​ ‌‌​ ‌​‌‍​‍‌‍‌‍‌‍‌​​ ​‌​ ‍ ‌ ‌​‌ ‍‌‌ ​​‌‍‌‌​ ‌‌‍ ‍‌‍‌‌‌ ‌ ‌ ​ ​ ‍ ‌ ​​‌‍​‌‌ ‌​‌‍‍​​ ‌‌‍​ ‌‍ ‌‍ ‍‌ ‌​‌‍‌‌‌‍ ‍‌ ‌​​‍‌‌​ ‌‌‌​​‍‌‌ ‌‍‍ ‌‍‌‌‌ ‍‌​‍‌‌​ ​ ‌​‌​​‍‌‌​ ​ ‌​‌​​‍‌‌​ ​‍​ ​‍‌‍‌‌​ ‌​‌‍‌‍‌‍‌‍​ ‍‌​ ‌‍​ ‍​​ ‌​​ ​​​ ​ ​ ‌‍​ ‌ ​‍‌‌​ ​‍​ ​‍​‍‌‌​ ‌‌‌​‌​​‍ ‍‌‍​ ‌‍‍​‌‍‍‌‌‍ ​‌‍‌​‌ ​‍‌‍‌‌‌‍ ‍​‍‌‌​ ‌‌‌​​‍‌‌ ‌‍‍ ‌‍‌‌‌ ‍‌​‍‌‌​ ​ ‌​‌​​‍‌‌​ ​ ‌​‌​​‍‌‌​ ​‍​ ​‍‌‍‌​​ ​​‌‍​ ​ ‌​​ ‌‌​ ‌​​ ​‍​ ​‍​ ​​​ ​‌‌‍‌​​ ‌​​‍‌‌​ ​‍​ ​‍​‍‌‌​ ‌‌‌​‌​​‍ ‍‌ ‌​‌‍‌‌‌ ‍​‌ ‌​​ ‌‍​‍‌‍​‌‌ ​ ‌‍‌‌‌‌‌‌‌ ​‍‌‍ ​​ ‌​‍‌‌​ ​‍‌​‌‍‌ ​ ‌ ‌​‌ ‌‌‌‍‌​‌‍‍‌‌‍ ​‍‌‍‌‍‍‌‌‍‌​​ ‌​ ‍​‌‍​‍​ ‌‍‌‍‌​​ ‌​​ ‍‌‌‍‌‌​ ‍‌​‍ ‌​ ​ ​ ‌​‌‍‌​‌‍‌​​‍ ‌​ ‌​​ ​‍​ ​ ​ ‌‍​‍ ‌​ ‍‌​ ​‍‌‍‌​​ ​‌​‍ ‌‌‍‌‌​ ​​‌‍‌‍​ ​‌‌‍‌‌​ ‍‌​ ‌‌​ ‌​‌‍​‍‌‍‌‍‌‍‌​​ ​‌​‍‌‍‌ ‌​‌ ‍‌‌ ​​‌‍‌‌​ ‌‌‍ ‍‌‍‌‌‌ ‌ ‌ ​ ​‍‌‍‌ ​​‌‍​‌‌ ‌​‌‍‍​​ ‌‌‍​ ‌‍ ‌‍ ‍‌ ‌​‌‍‌‌‌‍ ‍‌ ‌​​‍‌‌​ ‌‌‌​​‍‌‌ ‌‍‍ ‌‍‌‌‌ ‍‌​‍‌‌​ ​ ‌​‌​​‍‌‌​ ​ ‌​‌​​‍‌‌​ ​‍​ ​‍‌‍‌‌​ ‌​‌‍‌‍‌‍‌‍​ ‍‌​ ‌‍​ ‍​​ ‌​​ ​​​ ​ ​ ‌‍​ ‌ ​‍‌‌​ ​‍​ ​‍​‍‌‌​ ‌‌‌​‌​​‍ ‍‌‍​ ‌‍‍​‌‍‍‌‌‍ ​‌‍‌​‌ ​‍‌‍‌‌‌‍ ‍​‍‌‌​ ‌‌‌​​‍‌‌ ‌‍‍ ‌‍‌‌‌ ‍‌​‍‌‌​ ​ ‌​‌​​‍‌‌​ ​ ‌​‌​​‍‌‌​ ​‍​ ​‍‌‍‌​​ ​​‌‍​ ​ ‌​​ ‌‌​ ‌​​ ​‍​ ​‍​ ​​​ ​‌‌‍‌​​ ‌​​‍‌‌​ ​‍​ ​‍​‍‌‌​ ‌‌‌​‌​​‍ ‍‌ ‌​‌‍‌‌‌ ‍​‌ ‌​​‍‌‍‌ ​​‌‍‌‌‌ ​‍‌ ​ ‌ ​​‌‍‌‌‌‍​ ‌ ‌​‌‍‍‌‌ ‌‍‌‍‌‌​ ‌‌ ​​‌ ‌‌‌‍​‍‌‍ ​‌‍‍‌‌ ​ ‌‍‍​‌‍‌‌‌‍‌​​‍​‍‌ ‌
Participate in discussions, group work, and presentations in
both languages​​​​‌ ‍ ​‍​‍‌‍ ‌ ​‍‌‍‍‌‌‍‌ ‌‍‍‌‌‍ ‍​‍​‍​ ‍‍​‍​‍‌ ​ ‌‍​‌‌‍ ‍‌‍‍‌‌ ‌​‌ ‍‌​‍ ‍‌‍‍‌‌‍ ​‍​‍​‍ ​​‍​‍‌‍‍​‌ ​‍‌‍‌‌‌‍‌‍​‍​‍​ ‍‍​‍​‍​‍ ‌ ​ ‌ ‌​‌ ‌‌‌‍‌​‌‍‍‌‌‍ ​‍ ‌‍‍‌‌‍ ‍‌ ‌​‌‍‌‌‌‍ ‍‌ ‌​​‍ ‌‍‌‌‌‍‌​‌‍‍‌‌ ‌​​‍ ‌‍ ‌‌‍ ‌‍‌​‌‍‌‌​ ‌‌ ​​‌ ​‍‌‍‌‌‌ ​ ‌‍‌‌‌‍ ‍‌ ‌​‌‍​‌‌ ‌​‌‍‍‌‌‍ ‌‍ ‍​ ‍ ‌‍‍‌‌‍‌​​ ‌​ ‍​‌‍​‍​ ‌‍‌‍‌​​ ‌​​ ‍‌‌‍‌‌​ ‍‌​‍ ‌​ ​ ​ ‌​‌‍‌​‌‍‌​​‍ ‌​ ‌​​ ​‍​ ​ ​ ‌‍​‍ ‌​ ‍‌​ ​‍‌‍‌​​ ​‌​‍ ‌‌‍‌‌​ ​​‌‍‌‍​ ​‌‌‍‌‌​ ‍‌​ ‌‌​ ‌​‌‍​‍‌‍‌‍‌‍‌​​ ​‌​ ‍ ‌ ‌​‌ ‍‌‌ ​​‌‍‌‌​ ‌‌‍ ‍‌‍‌‌‌ ‌ ‌ ​ ​ ‍ ‌ ​​‌‍​‌‌ ‌​‌‍‍​​ ‌‌‍​ ‌‍ ‌‍ ‍‌ ‌​‌‍‌‌‌‍ ‍‌ ‌​​‍‌‌​ ‌‌‌​​‍‌‌ ‌‍‍ ‌‍‌‌‌ ‍‌​‍‌‌​ ​ ‌​‌​​‍‌‌​ ​ ‌​‌​​‍‌‌​ ​‍​ ​‍‌‍‌‌​ ​ ​ ‍‌‌‍​‌​ ​‌​ ​ ​ ‍​​ ‌​​ ​‍‌‍​‌‌‍​‍​ ​ ​‍‌‌​ ​‍​ ​‍​‍‌‌​ ‌‌‌​‌​​‍ ‍‌‍​ ‌‍‍​‌‍‍‌‌‍ ​‌‍‌​‌ ​‍‌‍‌‌‌‍ ‍​‍‌‌​ ‌‌‌​​‍‌‌ ‌‍‍ ‌‍‌‌‌ ‍‌​‍‌‌​ ​ ‌​‌​​‍‌‌​ ​ ‌​‌​​‍‌‌​ ​‍​ ​‍‌‍​‍‌‍‌‌​ ‌​​ ‌‍​ ‌‍​ ‍​​ ​‍‌‍‌‌​ ​‌​ ​‌​ ​‍‌‍‌‌​‍‌‌​ ​‍​ ​‍​‍‌‌​ ‌‌‌​‌​​‍ ‍‌ ‌​‌‍‌‌‌ ‍​‌ ‌​​ ‌‍​‍‌‍​‌‌ ​ ‌‍‌‌‌‌‌‌‌ ​‍‌‍ ​​ ‌​‍‌‌​ ​‍‌​‌‍‌ ​ ‌ ‌​‌ ‌‌‌‍‌​‌‍‍‌‌‍ ​‍‌‍‌‍‍‌‌‍‌​​ ‌​ ‍​‌‍​‍​ ‌‍‌‍‌​​ ‌​​ ‍‌‌‍‌‌​ ‍‌​‍ ‌​ ​ ​ ‌​‌‍‌​‌‍‌​​‍ ‌​ ‌​​ ​‍​ ​ ​ ‌‍​‍ ‌​ ‍‌​ ​‍‌‍‌​​ ​‌​‍ ‌‌‍‌‌​ ​​‌‍‌‍​ ​‌‌‍‌‌​ ‍‌​ ‌‌​ ‌​‌‍​‍‌‍‌‍‌‍‌​​ ​‌​‍‌‍‌ ‌​‌ ‍‌‌ ​​‌‍‌‌​ ‌‌‍ ‍‌‍‌‌‌ ‌ ‌ ​ ​‍‌‍‌ ​​‌‍​‌‌ ‌​‌‍‍​​ ‌‌‍​ ‌‍ ‌‍ ‍‌ ‌​‌‍‌‌‌‍ ‍‌ ‌​​‍‌‌​ ‌‌‌​​‍‌‌ ‌‍‍ ‌‍‌‌‌ ‍‌​‍‌‌​ ​ ‌​‌​​‍‌‌​ ​ ‌​‌​​‍‌‌​ ​‍​ ​‍‌‍‌‌​ ​ ​ ‍‌‌‍​‌​ ​‌​ ​ ​ ‍​​ ‌​​ ​‍‌‍​‌‌‍​‍​ ​ ​‍‌‌​ ​‍​ ​‍​‍‌‌​ ‌‌‌​‌​​‍ ‍‌‍​ ‌‍‍​‌‍‍‌‌‍ ​‌‍‌​‌ ​‍‌‍‌‌‌‍ ‍​‍‌‌​ ‌‌‌​​‍‌‌ ‌‍‍ ‌‍‌‌‌ ‍‌​‍‌‌​ ​ ‌​‌​​‍‌‌​ ​ ‌​‌​​‍‌‌​ ​‍​ ​‍‌‍​‍‌‍‌‌​ ‌​​ ‌‍​ ‌‍​ ‍​​ ​‍‌‍‌‌​ ​‌​ ​‌​ ​‍‌‍‌‌​‍‌‌​ ​‍​ ​‍​‍‌‌​ ‌‌‌​‌​​‍ ‍‌ ‌​‌‍‌‌‌ ‍​‌ ‌​​‍‌‍‌ ​​‌‍‌‌‌ ​‍‌ ​ ‌ ​​‌‍‌‌‌‍​ ‌ ‌​‌‍‍‌‌ ‌‍‌‍‌‌​ ‌‌ ​​‌ ‌‌‌‍​‍‌‍ ​‌‍‍‌‌ ​ ‌‍‍​‌‍‌‌‌‍‌​​‍​‍‌ ‌
The goal is immersion. Rather than switching languages on and off,
students live and think in both.​​​​‌ ‍ ​‍​‍‌‍ ‌ ​‍‌‍‍‌‌‍‌ ‌‍‍‌‌‍ ‍​‍​‍​ ‍‍​‍​‍‌ ​ ‌‍​‌‌‍ ‍‌‍‍‌‌ ‌​‌ ‍‌​‍ ‍‌‍‍‌‌‍ ​‍​‍​‍ ​​‍​‍‌‍‍​‌ ​‍‌‍‌‌‌‍‌‍​‍​‍​ ‍‍​‍​‍​‍ ‌ ​ ‌ ‌​‌ ‌‌‌‍‌​‌‍‍‌‌‍ ​‍ ‌‍‍‌‌‍ ‍‌ ‌​‌‍‌‌‌‍ ‍‌ ‌​​‍ ‌‍‌‌‌‍‌​‌‍‍‌‌ ‌​​‍ ‌‍ ‌‌‍ ‌‍‌​‌‍‌‌​ ‌‌ ​​‌ ​‍‌‍‌‌‌ ​ ‌‍‌‌‌‍ ‍‌ ‌​‌‍​‌‌ ‌​‌‍‍‌‌‍ ‌‍ ‍​ ‍ ‌‍‍‌‌‍‌​​ ‌​ ‍​‌‍​‍​ ‌‍‌‍‌​​ ‌​​ ‍‌‌‍‌‌​ ‍‌​‍ ‌​ ​ ​ ‌​‌‍‌​‌‍‌​​‍ ‌​ ‌​​ ​‍​ ​ ​ ‌‍​‍ ‌​ ‍‌​ ​‍‌‍‌​​ ​‌​‍ ‌‌‍‌‌​ ​​‌‍‌‍​ ​‌‌‍‌‌​ ‍‌​ ‌‌​ ‌​‌‍​‍‌‍‌‍‌‍‌​​ ​‌​ ‍ ‌ ‌​‌ ‍‌‌ ​​‌‍‌‌​ ‌‌‍ ‍‌‍‌‌‌ ‌ ‌ ​ ​ ‍ ‌ ​​‌‍​‌‌ ‌​‌‍‍​​ ‌‌‍​ ‌‍ ‌‍ ‍‌ ‌​‌‍‌‌‌‍ ‍‌ ‌​​‍‌‌​ ‌‌‌​​‍‌‌ ‌‍‍ ‌‍‌‌‌ ‍‌​‍‌‌​ ​ ‌​‌​​‍‌‌​ ​ ‌​‌​​‍‌‌​ ​‍​ ​‍‌‍​‍​ ​‍​ ‍​​ ‌ ‌‍‌‍‌‍​ ‌‍​‍​ ​ ​ ‍‌​ ‌‍‌‍​‌‌‍‌​​‍‌‌​ ​‍​ ​‍​‍‌‌​ ‌‌‌​‌​​‍ ‍‌‍​ ‌‍‍​‌‍‍‌‌‍ ​‌‍‌​‌ ​‍‌‍‌‌‌‍ ‍​‍‌‌​ ‌‌‌​​‍‌‌ ‌‍‍ ‌‍‌‌‌ ‍‌​‍‌‌​ ​ ‌​‌​​‍‌‌​ ​ ‌​‌​​‍‌‌​ ​‍​ ​‍‌‍​ ​ ‌‍​ ​ ​ ​​‌‍​ ​ ‌​​ ​‍‌‍‌‌​ ‌ ​ ‌‌​ ​ ​ ‌‍​‍‌‌​ ​‍​ ​‍​‍‌‌​ ‌‌‌​‌​​‍ ‍‌ ‌​‌‍‌‌‌ ‍​‌ ‌​​ ‌‍​‍‌‍​‌‌ ​ ‌‍‌‌‌‌‌‌‌ ​‍‌‍ ​​ ‌​‍‌‌​ ​‍‌​‌‍‌ ​ ‌ ‌​‌ ‌‌‌‍‌​‌‍‍‌‌‍ ​‍‌‍‌‍‍‌‌‍‌​​ ‌​ ‍​‌‍​‍​ ‌‍‌‍‌​​ ‌​​ ‍‌‌‍‌‌​ ‍‌​‍ ‌​ ​ ​ ‌​‌‍‌​‌‍‌​​‍ ‌​ ‌​​ ​‍​ ​ ​ ‌‍​‍ ‌​ ‍‌​ ​‍‌‍‌​​ ​‌​‍ ‌‌‍‌‌​ ​​‌‍‌‍​ ​‌‌‍‌‌​ ‍‌​ ‌‌​ ‌​‌‍​‍‌‍‌‍‌‍‌​​ ​‌​‍‌‍‌ ‌​‌ ‍‌‌ ​​‌‍‌‌​ ‌‌‍ ‍‌‍‌‌‌ ‌ ‌ ​ ​‍‌‍‌ ​​‌‍​‌‌ ‌​‌‍‍​​ ‌‌‍​ ‌‍ ‌‍ ‍‌ ‌​‌‍‌‌‌‍ ‍‌ ‌​​‍‌‌​ ‌‌‌​​‍‌‌ ‌‍‍ ‌‍‌‌‌ ‍‌​‍‌‌​ ​ ‌​‌​​‍‌‌​ ​ ‌​‌​​‍‌‌​ ​‍​ ​‍‌‍​‍​ ​‍​ ‍​​ ‌ ‌‍‌‍‌‍​ ‌‍​‍​ ​ ​ ‍‌​ ‌‍‌‍​‌‌‍‌​​‍‌‌​ ​‍​ ​‍​‍‌‌​ ‌‌‌​‌​​‍ ‍‌‍​ ‌‍‍​‌‍‍‌‌‍ ​‌‍‌​‌ ​‍‌‍‌‌‌‍ ‍​‍‌‌​ ‌‌‌​​‍‌‌ ‌‍‍ ‌‍‌‌‌ ‍‌​‍‌‌​ ​ ‌​‌​​‍‌‌​ ​ ‌​‌​​‍‌‌​ ​‍​ ​‍‌‍​ ​ ‌‍​ ​ ​ ​​‌‍​ ​ ‌​​ ​‍‌‍‌‌​ ‌ ​ ‌‌​ ​ ​ ‌‍​‍‌‌​ ​‍​ ​‍​‍‌‌​ ‌‌‌​‌​​‍ ‍‌ ‌​‌‍‌‌‌ ‍​‌ ‌​​‍‌‍‌ ​​‌‍‌‌‌ ​‍‌ ​ ‌ ​​‌‍‌‌‌‍​ ‌ ‌​‌‍‍‌‌ ‌‍‌‍‌‌​ ‌‌ ​​‌ ‌‌‌‍​‍‌‍ ​‌‍‍‌‌ ​ ‌‍‍​‌‍‌‌‌‍‌​​‍​‍‌ ‌
This approach aligns closely with the demands of ​​​​‌ ‍ ​‍​‍‌‍ ‌ ​‍‌‍‍‌‌‍‌ ‌‍‍‌‌‍ ‍​‍​‍​ ‍‍​‍​‍‌ ​ ‌‍​‌‌‍ ‍‌‍‍‌‌ ‌​‌ ‍‌​‍ ‍‌‍‍‌‌‍ ​‍​‍​‍ ​​‍​‍‌‍‍​‌ ​‍‌‍‌‌‌‍‌‍​‍​‍​ ‍‍​‍​‍​‍ ‌ ​ ‌ ‌​‌ ‌‌‌‍‌​‌‍‍‌‌‍ ​‍ ‌‍‍‌‌‍ ‍‌ ‌​‌‍‌‌‌‍ ‍‌ ‌​​‍ ‌‍‌‌‌‍‌​‌‍‍‌‌ ‌​​‍ ‌‍ ‌‌‍ ‌‍‌​‌‍‌‌​ ‌‌ ​​‌ ​‍‌‍‌‌‌ ​ ‌‍‌‌‌‍ ‍‌ ‌​‌‍​‌‌ ‌​‌‍‍‌‌‍ ‌‍ ‍​ ‍ ‌‍‍‌‌‍‌​​ ‌​ ‍​‌‍​‍​ ‌‍‌‍‌​​ ‌​​ ‍‌‌‍‌‌​ ‍‌​‍ ‌​ ​ ​ ‌​‌‍‌​‌‍‌​​‍ ‌​ ‌​​ ​‍​ ​ ​ ‌‍​‍ ‌​ ‍‌​ ​‍‌‍‌​​ ​‌​‍ ‌‌‍‌‌​ ​​‌‍‌‍​ ​‌‌‍‌‌​ ‍‌​ ‌‌​ ‌​‌‍​‍‌‍‌‍‌‍‌​​ ​‌​ ‍ ‌ ‌​‌ ‍‌‌ ​​‌‍‌‌​ ‌‌‍ ‍‌‍‌‌‌ ‌ ‌ ​ ​ ‍ ‌ ​​‌‍​‌‌ ‌​‌‍‍​​ ‌‌‍​ ‌‍ ‌‍ ‍‌ ‌​‌‍‌‌‌‍ ‍‌ ‌​​‍‌‌​ ‌‌‌​​‍‌‌ ‌‍‍ ‌‍‌‌‌ ‍‌​‍‌‌​ ​ ‌​‌​​‍‌‌​ ​ ‌​‌​​‍‌‌​ ​‍​ ​‍​ ‍‌​ ‌‌​ ​‍​ ‌ ​ ‌​‌‍​‍​ ‍​‌‍​‌​ ‍‌​ ‌‌​ ​‌‌‍‌‍​‍‌‌​ ​‍​ ​‍​‍‌‌​ ‌‌‌​‌​​‍ ‍‌‍​ ‌‍‍​‌‍‍‌‌‍ ​‌‍‌​‌ ​‍‌‍‌‌‌‍ ‍​‍‌‌​ ‌‌‌​​‍‌‌ ‌‍‍ ‌‍‌‌‌ ‍‌​‍‌‌​ ​ ‌​‌​​‍‌‌​ ​ ‌​‌​​‍‌‌​ ​‍​ ​‍​ ​​‌‍‌‍​ ‌‌​ ​ ​ ‌ ​ ​​​ ​​​ ‍‌​ ‌‍​ ​​‌‍​ ‌‍‌‍​‍‌‌​ ​‍​ ​‍​‍‌‌​ ‌‌‌​‌​​‍ ‍‌ ‌​‌‍‌‌‌ ‍​‌ ‌​​ ‌‍​‍‌‍​‌‌ ​ ‌‍‌‌‌‌‌‌‌ ​‍‌‍ ​​ ‌​‍‌‌​ ​‍‌​‌‍‌ ​ ‌ ‌​‌ ‌‌‌‍‌​‌‍‍‌‌‍ ​‍‌‍‌‍‍‌‌‍‌​​ ‌​ ‍​‌‍​‍​ ‌‍‌‍‌​​ ‌​​ ‍‌‌‍‌‌​ ‍‌​‍ ‌​ ​ ​ ‌​‌‍‌​‌‍‌​​‍ ‌​ ‌​​ ​‍​ ​ ​ ‌‍​‍ ‌​ ‍‌​ ​‍‌‍‌​​ ​‌​‍ ‌‌‍‌‌​ ​​‌‍‌‍​ ​‌‌‍‌‌​ ‍‌​ ‌‌​ ‌​‌‍​‍‌‍‌‍‌‍‌​​ ​‌​‍‌‍‌ ‌​‌ ‍‌‌ ​​‌‍‌‌​ ‌‌‍ ‍‌‍‌‌‌ ‌ ‌ ​ ​‍‌‍‌ ​​‌‍​‌‌ ‌​‌‍‍​​ ‌‌‍​ ‌‍ ‌‍ ‍‌ ‌​‌‍‌‌‌‍ ‍‌ ‌​​‍‌‌​ ‌‌‌​​‍‌‌ ‌‍‍ ‌‍‌‌‌ ‍‌​‍‌‌​ ​ ‌​‌​​‍‌‌​ ​ ‌​‌​​‍‌‌​ ​‍​ ​‍​ ‍‌​ ‌‌​ ​‍​ ‌ ​ ‌​‌‍​‍​ ‍​‌‍​‌​ ‍‌​ ‌‌​ ​‌‌‍‌‍​‍‌‌​ ​‍​ ​‍​‍‌‌​ ‌‌‌​‌​​‍ ‍‌‍​ ‌‍‍​‌‍‍‌‌‍ ​‌‍‌​‌ ​‍‌‍‌‌‌‍ ‍​‍‌‌​ ‌‌‌​​‍‌‌ ‌‍‍ ‌‍‌‌‌ ‍‌​‍‌‌​ ​ ‌​‌​​‍‌‌​ ​ ‌​‌​​‍‌‌​ ​‍​ ​‍​ ​​‌‍‌‍​ ‌‌​ ​ ​ ‌ ​ ​​​ ​​​ ‍‌​ ‌‍​ ​​‌‍​ ‌‍‌‍​‍‌‌​ ​‍​ ​‍​‍‌‌​ ‌‌‌​‌​​‍ ‍‌ ‌​‌‍‌‌‌ ‍​‌ ‌​​‍‌‍‌ ​​‌‍‌‌‌ ​‍‌ ​ ‌ ​​‌‍‌‌‌‍​ ‌ ‌​‌‍‍‌‌ ‌‍‌‍‌‌​ ‌‌ ​​‌ ‌‌‌‍​‍‌‍ ​‌‍‍‌‌ ​ ‌‍‍​‌‍‌‌‌‍‌​​‍​‍‌ ‌ global education​​​​‌ ‍ ​‍​‍‌‍ ‌ ​‍‌‍‍‌‌‍‌ ‌‍‍‌‌‍ ‍​‍​‍​ ‍‍​‍​‍‌ ​ ‌‍​‌‌‍ ‍‌‍‍‌‌ ‌​‌ ‍‌​‍ ‍‌‍‍‌‌‍ ​‍​‍​‍ ​​‍​‍‌‍‍​‌ ​‍‌‍‌‌‌‍‌‍​‍​‍​ ‍‍​‍​‍​‍ ‌ ​ ‌ ‌​‌ ‌‌‌‍‌​‌‍‍‌‌‍ ​‍ ‌‍‍‌‌‍ ‍‌ ‌​‌‍‌‌‌‍ ‍‌ ‌​​‍ ‌‍‌‌‌‍‌​‌‍‍‌‌ ‌​​‍ ‌‍ ‌‌‍ ‌‍‌​‌‍‌‌​ ‌‌ ​​‌ ​‍‌‍‌‌‌ ​ ‌‍‌‌‌‍ ‍‌ ‌​‌‍​‌‌ ‌​‌‍‍‌‌‍ ‌‍ ‍​ ‍ ‌‍‍‌‌‍‌​​ ‌​ ‍​‌‍​‍​ ‌‍‌‍‌​​ ‌​​ ‍‌‌‍‌‌​ ‍‌​‍ ‌​ ​ ​ ‌​‌‍‌​‌‍‌​​‍ ‌​ ‌​​ ​‍​ ​ ​ ‌‍​‍ ‌​ ‍‌​ ​‍‌‍‌​​ ​‌​‍ ‌‌‍‌‌​ ​​‌‍‌‍​ ​‌‌‍‌‌​ ‍‌​ ‌‌​ ‌​‌‍​‍‌‍‌‍‌‍‌​​ ​‌​ ‍ ‌ ‌​‌ ‍‌‌ ​​‌‍‌‌​ ‌‌‍ ‍‌‍‌‌‌ ‌ ‌ ​ ​ ‍ ‌ ​​‌‍​‌‌ ‌​‌‍‍​​ ‌‌‍​ ‌‍ ‌‍ ‍‌ ‌​‌‍‌‌‌‍ ‍‌ ‌​​‍‌‌​ ‌‌‌​​‍‌‌ ‌‍‍ ‌‍‌‌‌ ‍‌​‍‌‌​ ​ ‌​‌​​‍‌‌​ ​ ‌​‌​​‍‌‌​ ​‍​ ​‍​ ‍‌​ ‌‌​ ​‍​ ‌ ​ ‌​‌‍​‍​ ‍​‌‍​‌​ ‍‌​ ‌‌​ ​‌‌‍‌‍​‍‌‌​ ​‍​ ​‍​‍‌‌​ ‌‌‌​‌​​‍ ‍‌‍​ ‌‍‍​‌‍‍‌‌‍ ​‌‍‌​‌ ​‍‌‍‌‌‌‍ ‍​‍‌‌​ ‌‌‌​​‍‌‌ ‌‍‍ ‌‍‌‌‌ ‍‌​‍‌‌​ ​ ‌​‌​​‍‌‌​ ​ ‌​‌​​‍‌‌​ ​‍​ ​‍​ ​​‌‍​ ​ ‌‌​ ‌‍​ ‍‌​ ‍​​ ‌‍‌‍‌‌​ ‍‌​ ‌​​ ‌​​ ‌‍​‍‌‌​ ​‍​ ​‍​‍‌‌​ ‌‌‌​‌​​‍ ‍‌ ‌​‌‍‌‌‌ ‍​‌ ‌​​ ‌‍​‍‌‍​‌‌ ​ ‌‍‌‌‌‌‌‌‌ ​‍‌‍ ​​ ‌​‍‌‌​ ​‍‌​‌‍‌ ​ ‌ ‌​‌ ‌‌‌‍‌​‌‍‍‌‌‍ ​‍‌‍‌‍‍‌‌‍‌​​ ‌​ ‍​‌‍​‍​ ‌‍‌‍‌​​ ‌​​ ‍‌‌‍‌‌​ ‍‌​‍ ‌​ ​ ​ ‌​‌‍‌​‌‍‌​​‍ ‌​ ‌​​ ​‍​ ​ ​ ‌‍​‍ ‌​ ‍‌​ ​‍‌‍‌​​ ​‌​‍ ‌‌‍‌‌​ ​​‌‍‌‍​ ​‌‌‍‌‌​ ‍‌​ ‌‌​ ‌​‌‍​‍‌‍‌‍‌‍‌​​ ​‌​‍‌‍‌ ‌​‌ ‍‌‌ ​​‌‍‌‌​ ‌‌‍ ‍‌‍‌‌‌ ‌ ‌ ​ ​‍‌‍‌ ​​‌‍​‌‌ ‌​‌‍‍​​ ‌‌‍​ ‌‍ ‌‍ ‍‌ ‌​‌‍‌‌‌‍ ‍‌ ‌​​‍‌‌​ ‌‌‌​​‍‌‌ ‌‍‍ ‌‍‌‌‌ ‍‌​‍‌‌​ ​ ‌​‌​​‍‌‌​ ​ ‌​‌​​‍‌‌​ ​‍​ ​‍​ ‍‌​ ‌‌​ ​‍​ ‌ ​ ‌​‌‍​‍​ ‍​‌‍​‌​ ‍‌​ ‌‌​ ​‌‌‍‌‍​‍‌‌​ ​‍​ ​‍​‍‌‌​ ‌‌‌​‌​​‍ ‍‌‍​ ‌‍‍​‌‍‍‌‌‍ ​‌‍‌​‌ ​‍‌‍‌‌‌‍ ‍​‍‌‌​ ‌‌‌​​‍‌‌ ‌‍‍ ‌‍‌‌‌ ‍‌​‍‌‌​ ​ ‌​‌​​‍‌‌​ ​ ‌​‌​​‍‌‌​ ​‍​ ​‍​ ​​‌‍​ ​ ‌‌​ ‌‍​ ‍‌​ ‍​​ ‌‍‌‍‌‌​ ‍‌​ ‌​​ ‌​​ ‌‍​‍‌‌​ ​‍​ ​‍​‍‌‌​ ‌‌‌​‌​​‍ ‍‌ ‌​‌‍‌‌‌ ‍​‌ ‌​​‍‌‍‌ ​​‌‍‌‌‌ ​‍‌ ​ ‌ ​​‌‍‌‌‌‍​ ‌ ‌​‌‍‍‌‌ ‌‍‌‍‌‌​ ‌‌ ​​‌ ‌‌‌‍​‍‌‍ ​‌‍‍‌‌ ​ ‌‍‍​‌‍‌‌‌‍‌​​‍​‍‌ ‌,
where communication across cultures is increasingly valuable.​​​​‌ ‍ ​‍​‍‌‍ ‌ ​‍‌‍‍‌‌‍‌ ‌‍‍‌‌‍ ‍​‍​‍​ ‍‍​‍​‍‌ ​ ‌‍​‌‌‍ ‍‌‍‍‌‌ ‌​‌ ‍‌​‍ ‍‌‍‍‌‌‍ ​‍​‍​‍ ​​‍​‍‌‍‍​‌ ​‍‌‍‌‌‌‍‌‍​‍​‍​ ‍‍​‍​‍​‍ ‌ ​ ‌ ‌​‌ ‌‌‌‍‌​‌‍‍‌‌‍ ​‍ ‌‍‍‌‌‍ ‍‌ ‌​‌‍‌‌‌‍ ‍‌ ‌​​‍ ‌‍‌‌‌‍‌​‌‍‍‌‌ ‌​​‍ ‌‍ ‌‌‍ ‌‍‌​‌‍‌‌​ ‌‌ ​​‌ ​‍‌‍‌‌‌ ​ ‌‍‌‌‌‍ ‍‌ ‌​‌‍​‌‌ ‌​‌‍‍‌‌‍ ‌‍ ‍​ ‍ ‌‍‍‌‌‍‌​​ ‌​ ‍​‌‍​‍​ ‌‍‌‍‌​​ ‌​​ ‍‌‌‍‌‌​ ‍‌​‍ ‌​ ​ ​ ‌​‌‍‌​‌‍‌​​‍ ‌​ ‌​​ ​‍​ ​ ​ ‌‍​‍ ‌​ ‍‌​ ​‍‌‍‌​​ ​‌​‍ ‌‌‍‌‌​ ​​‌‍‌‍​ ​‌‌‍‌‌​ ‍‌​ ‌‌​ ‌​‌‍​‍‌‍‌‍‌‍‌​​ ​‌​ ‍ ‌ ‌​‌ ‍‌‌ ​​‌‍‌‌​ ‌‌‍ ‍‌‍‌‌‌ ‌ ‌ ​ ​ ‍ ‌ ​​‌‍​‌‌ ‌​‌‍‍​​ ‌‌‍​ ‌‍ ‌‍ ‍‌ ‌​‌‍‌‌‌‍ ‍‌ ‌​​‍‌‌​ ‌‌‌​​‍‌‌ ‌‍‍ ‌‍‌‌‌ ‍‌​‍‌‌​ ​ ‌​‌​​‍‌‌​ ​ ‌​‌​​‍‌‌​ ​‍​ ​‍​ ‍‌​ ‌‌​ ​‍​ ‌ ​ ‌​‌‍​‍​ ‍​‌‍​‌​ ‍‌​ ‌‌​ ​‌‌‍‌‍​‍‌‌​ ​‍​ ​‍​‍‌‌​ ‌‌‌​‌​​‍ ‍‌‍​ ‌‍‍​‌‍‍‌‌‍ ​‌‍‌​‌ ​‍‌‍‌‌‌‍ ‍​‍‌‌​ ‌‌‌​​‍‌‌ ‌‍‍ ‌‍‌‌‌ ‍‌​‍‌‌​ ​ ‌​‌​​‍‌‌​ ​ ‌​‌​​‍‌‌​ ​‍​ ​‍​ ​​‌‍‌​​ ‍​‌‍‌‍‌‍​ ​ ​ ​ ‌‌​ ‌​​ ‌‍‌‍‌‌‌‍​‌‌‍‌​​‍‌‌​ ​‍​ ​‍​‍‌‌​ ‌‌‌​‌​​‍ ‍‌ ‌​‌‍‌‌‌ ‍​‌ ‌​​ ‌‍​‍‌‍​‌‌ ​ ‌‍‌‌‌‌‌‌‌ ​‍‌‍ ​​ ‌​‍‌‌​ ​‍‌​‌‍‌ ​ ‌ ‌​‌ ‌‌‌‍‌​‌‍‍‌‌‍ ​‍‌‍‌‍‍‌‌‍‌​​ ‌​ ‍​‌‍​‍​ ‌‍‌‍‌​​ ‌​​ ‍‌‌‍‌‌​ ‍‌​‍ ‌​ ​ ​ ‌​‌‍‌​‌‍‌​​‍ ‌​ ‌​​ ​‍​ ​ ​ ‌‍​‍ ‌​ ‍‌​ ​‍‌‍‌​​ ​‌​‍ ‌‌‍‌‌​ ​​‌‍‌‍​ ​‌‌‍‌‌​ ‍‌​ ‌‌​ ‌​‌‍​‍‌‍‌‍‌‍‌​​ ​‌​‍‌‍‌ ‌​‌ ‍‌‌ ​​‌‍‌‌​ ‌‌‍ ‍‌‍‌‌‌ ‌ ‌ ​ ​‍‌‍‌ ​​‌‍​‌‌ ‌​‌‍‍​​ ‌‌‍​ ‌‍ ‌‍ ‍‌ ‌​‌‍‌‌‌‍ ‍‌ ‌​​‍‌‌​ ‌‌‌​​‍‌‌ ‌‍‍ ‌‍‌‌‌ ‍‌​‍‌‌​ ​ ‌​‌​​‍‌‌​ ​ ‌​‌​​‍‌‌​ ​‍​ ​‍​ ‍‌​ ‌‌​ ​‍​ ‌ ​ ‌​‌‍​‍​ ‍​‌‍​‌​ ‍‌​ ‌‌​ ​‌‌‍‌‍​‍‌‌​ ​‍​ ​‍​‍‌‌​ ‌‌‌​‌​​‍ ‍‌‍​ ‌‍‍​‌‍‍‌‌‍ ​‌‍‌​‌ ​‍‌‍‌‌‌‍ ‍​‍‌‌​ ‌‌‌​​‍‌‌ ‌‍‍ ‌‍‌‌‌ ‍‌​‍‌‌​ ​ ‌​‌​​‍‌‌​ ​ ‌​‌​​‍‌‌​ ​‍​ ​‍​ ​​‌‍‌​​ ‍​‌‍‌‍‌‍​ ​ ​ ​ ‌‌​ ‌​​ ‌‍‌‍‌‌‌‍​‌‌‍‌​​‍‌‌​ ​‍​ ​‍​‍‌‌​ ‌‌‌​‌​​‍ ‍‌ ‌​‌‍‌‌‌ ‍​‌ ‌​​‍‌‍‌ ​​‌‍‌‌‌ ​‍‌ ​ ‌ ​​‌‍‌‌‌‍​ ‌ ‌​‌‍‍‌‌ ‌‍‌‍‌‌​ ‌‌ ​​‌ ‌‌‌‍​‍‌‍ ​‌‍‍‌‌ ​ ‌‍‍​‌‍‌‌‌‍‌​​‍​‍‌ ‌
The Key Differences at a Glance​​​​‌ ‍ ​‍​‍‌‍ ‌ ​‍‌‍‍‌‌‍‌ ‌‍‍‌‌‍ ‍​‍​‍​ ‍‍​‍​‍‌ ​ ‌‍​‌‌‍ ‍‌‍‍‌‌ ‌​‌ ‍‌​‍ ‍‌‍‍‌‌‍ ​‍​‍​‍ ​​‍​‍‌‍‍​‌ ​‍‌‍‌‌‌‍‌‍​‍​‍​ ‍‍​‍​‍​‍ ‌ ​ ‌ ‌​‌ ‌‌‌‍‌​‌‍‍‌‌‍ ​‍ ‌‍‍‌‌‍ ‍‌ ‌​‌‍‌‌‌‍ ‍‌ ‌​​‍ ‌‍‌‌‌‍‌​‌‍‍‌‌ ‌​​‍ ‌‍ ‌‌‍ ‌‍‌​‌‍‌‌​ ‌‌ ​​‌ ​‍‌‍‌‌‌ ​ ‌‍‌‌‌‍ ‍‌ ‌​‌‍​‌‌ ‌​‌‍‍‌‌‍ ‌‍ ‍​ ‍ ‌‍‍‌‌‍‌​​ ‌​ ‍​‌‍​‍​ ‌‍‌‍‌​​ ‌​​ ‍‌‌‍‌‌​ ‍‌​‍ ‌​ ​ ​ ‌​‌‍‌​‌‍‌​​‍ ‌​ ‌​​ ​‍​ ​ ​ ‌‍​‍ ‌​ ‍‌​ ​‍‌‍‌​​ ​‌​‍ ‌‌‍‌‌​ ​​‌‍‌‍​ ​‌‌‍‌‌​ ‍‌​ ‌‌​ ‌​‌‍​‍‌‍‌‍‌‍‌​​ ​‌​ ‍ ‌ ‌​‌ ‍‌‌ ​​‌‍‌‌​ ‌‌‍ ‍‌‍‌‌‌ ‌ ‌ ​ ​ ‍ ‌ ​​‌‍​‌‌ ‌​‌‍‍​​ ‌‌‍​ ‌‍ ‌‍ ‍‌ ‌​‌‍‌‌‌‍ ‍‌ ‌​​‍‌‌​ ‌‌‌​​‍‌‌ ‌‍‍ ‌‍‌‌‌ ‍‌​‍‌‌​ ​ ‌​‌​​‍‌‌​ ​ ‌​‌​​‍‌‌​ ​‍​ ​‍​ ‌ ​ ​​‌‍‌‍​ ‌‌​ ​‌‌‍‌‍‌‍​ ‌‍​‌​ ​‍‌‍​‌​ ​​‌‍‌​​‍‌‌​ ​‍​ ​‍​‍‌‌​ ‌‌‌​‌​​‍ ‍‌‍​ ‌‍‍​‌‍‍‌‌‍ ​‌‍‌​‌ ​‍‌‍‌‌‌‍ ‍​‍‌‌​ ‌‌‌​​‍‌‌ ‌‍‍ ‌‍‌‌‌ ‍‌​‍‌‌​ ​ ‌​‌​​‍‌‌​ ​ ‌​‌​​‍‌‌​ ​‍​ ​‍‌‍‌‍‌‍‌‍​ ‌‌​ ‌​‌‍‌​​ ​‍​ ‌‌​ ‌‌‌‍​‌‌‍‌‌​ ‍​​ ​​​‍‌‌​ ​‍​ ​‍​‍‌‌​ ‌‌‌​‌​​‍ ‍‌ ‌​‌‍‌‌‌ ‍​‌ ‌​​ ‌‍​‍‌‍​‌‌ ​ ‌‍‌‌‌‌‌‌‌ ​‍‌‍ ​​ ‌​‍‌‌​ ​‍‌​‌‍‌ ​ ‌ ‌​‌ ‌‌‌‍‌​‌‍‍‌‌‍ ​‍‌‍‌‍‍‌‌‍‌​​ ‌​ ‍​‌‍​‍​ ‌‍‌‍‌​​ ‌​​ ‍‌‌‍‌‌​ ‍‌​‍ ‌​ ​ ​ ‌​‌‍‌​‌‍‌​​‍ ‌​ ‌​​ ​‍​ ​ ​ ‌‍​‍ ‌​ ‍‌​ ​‍‌‍‌​​ ​‌​‍ ‌‌‍‌‌​ ​​‌‍‌‍​ ​‌‌‍‌‌​ ‍‌​ ‌‌​ ‌​‌‍​‍‌‍‌‍‌‍‌​​ ​‌​‍‌‍‌ ‌​‌ ‍‌‌ ​​‌‍‌‌​ ‌‌‍ ‍‌‍‌‌‌ ‌ ‌ ​ ​‍‌‍‌ ​​‌‍​‌‌ ‌​‌‍‍​​ ‌‌‍​ ‌‍ ‌‍ ‍‌ ‌​‌‍‌‌‌‍ ‍‌ ‌​​‍‌‌​ ‌‌‌​​‍‌‌ ‌‍‍ ‌‍‌‌‌ ‍‌​‍‌‌​ ​ ‌​‌​​‍‌‌​ ​ ‌​‌​​‍‌‌​ ​‍​ ​‍​ ‌ ​ ​​‌‍‌‍​ ‌‌​ ​‌‌‍‌‍‌‍​ ‌‍​‌​ ​‍‌‍​‌​ ​​‌‍‌​​‍‌‌​ ​‍​ ​‍​‍‌‌​ ‌‌‌​‌​​‍ ‍‌‍​ ‌‍‍​‌‍‍‌‌‍ ​‌‍‌​‌ ​‍‌‍‌‌‌‍ ‍​‍‌‌​ ‌‌‌​​‍‌‌ ‌‍‍ ‌‍‌‌‌ ‍‌​‍‌‌​ ​ ‌​‌​​‍‌‌​ ​ ‌​‌​​‍‌‌​ ​‍​ ​‍‌‍‌‍‌‍‌‍​ ‌‌​ ‌​‌‍‌​​ ​‍​ ‌‌​ ‌‌‌‍​‌‌‍‌‌​ ‍​​ ​​​‍‌‌​ ​‍​ ​‍​‍‌‌​ ‌‌‌​‌​​‍ ‍‌ ‌​‌‍‌‌‌ ‍​‌ ‌​​‍‌‍‌ ​​‌‍‌‌‌ ​‍‌ ​ ‌ ​​‌‍‌‌‌‍​ ‌ ‌​‌‍‍‌‌ ‌‍‌‍‌‌​ ‌‌ ​​‌ ‌‌‌‍​‍‌‍ ​‌‍‍‌‌ ​ ‌‍‍​‌‍‌‌‌‍‌​​‍​‍‌ ‌
To make things clearer, here is a simple comparison:​​​​‌ ‍ ​‍​‍‌‍ ‌ ​‍‌‍‍‌‌‍‌ ‌‍‍‌‌‍ ‍​‍​‍​ ‍‍​‍​‍‌ ​ ‌‍​‌‌‍ ‍‌‍‍‌‌ ‌​‌ ‍‌​‍ ‍‌‍‍‌‌‍ ​‍​‍​‍ ​​‍​‍‌‍‍​‌ ​‍‌‍‌‌‌‍‌‍​‍​‍​ ‍‍​‍​‍​‍ ‌ ​ ‌ ‌​‌ ‌‌‌‍‌​‌‍‍‌‌‍ ​‍ ‌‍‍‌‌‍ ‍‌ ‌​‌‍‌‌‌‍ ‍‌ ‌​​‍ ‌‍‌‌‌‍‌​‌‍‍‌‌ ‌​​‍ ‌‍ ‌‌‍ ‌‍‌​‌‍‌‌​ ‌‌ ​​‌ ​‍‌‍‌‌‌ ​ ‌‍‌‌‌‍ ‍‌ ‌​‌‍​‌‌ ‌​‌‍‍‌‌‍ ‌‍ ‍​ ‍ ‌‍‍‌‌‍‌​​ ‌​ ‍​‌‍​‍​ ‌‍‌‍‌​​ ‌​​ ‍‌‌‍‌‌​ ‍‌​‍ ‌​ ​ ​ ‌​‌‍‌​‌‍‌​​‍ ‌​ ‌​​ ​‍​ ​ ​ ‌‍​‍ ‌​ ‍‌​ ​‍‌‍‌​​ ​‌​‍ ‌‌‍‌‌​ ​​‌‍‌‍​ ​‌‌‍‌‌​ ‍‌​ ‌‌​ ‌​‌‍​‍‌‍‌‍‌‍‌​​ ​‌​ ‍ ‌ ‌​‌ ‍‌‌ ​​‌‍‌‌​ ‌‌‍ ‍‌‍‌‌‌ ‌ ‌ ​ ​ ‍ ‌ ​​‌‍​‌‌ ‌​‌‍‍​​ ‌‌‍​ ‌‍ ‌‍ ‍‌ ‌​‌‍‌‌‌‍ ‍‌ ‌​​‍‌‌​ ‌‌‌​​‍‌‌ ‌‍‍ ‌‍‌‌‌ ‍‌​‍‌‌​ ​ ‌​‌​​‍‌‌​ ​ ‌​‌​​‍‌‌​ ​‍​ ​‍‌‍‌‍​ ‍​‌‍‌‌‌‍​ ‌‍‌‌‌‍‌‌​ ​‍​ ‌ ​ ‍​​ ‌‌‌‍​‌​ ​‍​‍‌‌​ ​‍​ ​‍​‍‌‌​ ‌‌‌​‌​​‍ ‍‌‍​ ‌‍‍​‌‍‍‌‌‍ ​‌‍‌​‌ ​‍‌‍‌‌‌‍ ‍​‍‌‌​ ‌‌‌​​‍‌‌ ‌‍‍ ‌‍‌‌‌ ‍‌​‍‌‌​ ​ ‌​‌​​‍‌‌​ ​ ‌​‌​​‍‌‌​ ​‍​ ​‍‌‍​‍‌‍​‌​ ‍​‌‍​‌​ ‍​‌‍​ ​ ‌​‌‍‌‍‌‍‌‍​ ‌‍‌‍​‌‌‍‌‍​‍‌‌​ ​‍​ ​‍​‍‌‌​ ‌‌‌​‌​​‍ ‍‌ ‌​‌‍‌‌‌ ‍​‌ ‌​​ ‌‍​‍‌‍​‌‌ ​ ‌‍‌‌‌‌‌‌‌ ​‍‌‍ ​​ ‌​‍‌‌​ ​‍‌​‌‍‌ ​ ‌ ‌​‌ ‌‌‌‍‌​‌‍‍‌‌‍ ​‍‌‍‌‍‍‌‌‍‌​​ ‌​ ‍​‌‍​‍​ ‌‍‌‍‌​​ ‌​​ ‍‌‌‍‌‌​ ‍‌​‍ ‌​ ​ ​ ‌​‌‍‌​‌‍‌​​‍ ‌​ ‌​​ ​‍​ ​ ​ ‌‍​‍ ‌​ ‍‌​ ​‍‌‍‌​​ ​‌​‍ ‌‌‍‌‌​ ​​‌‍‌‍​ ​‌‌‍‌‌​ ‍‌​ ‌‌​ ‌​‌‍​‍‌‍‌‍‌‍‌​​ ​‌​‍‌‍‌ ‌​‌ ‍‌‌ ​​‌‍‌‌​ ‌‌‍ ‍‌‍‌‌‌ ‌ ‌ ​ ​‍‌‍‌ ​​‌‍​‌‌ ‌​‌‍‍​​ ‌‌‍​ ‌‍ ‌‍ ‍‌ ‌​‌‍‌‌‌‍ ‍‌ ‌​​‍‌‌​ ‌‌‌​​‍‌‌ ‌‍‍ ‌‍‌‌‌ ‍‌​‍‌‌​ ​ ‌​‌​​‍‌‌​ ​ ‌​‌​​‍‌‌​ ​‍​ ​‍‌‍‌‍​ ‍​‌‍‌‌‌‍​ ‌‍‌‌‌‍‌‌​ ​‍​ ‌ ​ ‍​​ ‌‌‌‍​‌​ ​‍​‍‌‌​ ​‍​ ​‍​‍‌‌​ ‌‌‌​‌​​‍ ‍‌‍​ ‌‍‍​‌‍‍‌‌‍ ​‌‍‌​‌ ​‍‌‍‌‌‌‍ ‍​‍‌‌​ ‌‌‌​​‍‌‌ ‌‍‍ ‌‍‌‌‌ ‍‌​‍‌‌​ ​ ‌​‌​​‍‌‌​ ​ ‌​‌​​‍‌‌​ ​‍​ ​‍‌‍​‍‌‍​‌​ ‍​‌‍​‌​ ‍​‌‍​ ​ ‌​‌‍‌‍‌‍‌‍​ ‌‍‌‍​‌‌‍‌‍​‍‌‌​ ​‍​ ​‍​‍‌‌​ ‌‌‌​‌​​‍ ‍‌ ‌​‌‍‌‌‌ ‍​‌ ‌​​‍‌‍‌ ​​‌‍‌‌‌ ​‍‌ ​ ‌ ​​‌‍‌‌‌‍​ ‌ ‌​‌‍‍‌‌ ‌‍‌‍‌‌​ ‌‌ ​​‌ ‌‌‌‍​‍‌‍ ​‌‍‍‌‌ ​ ‌‍‍​‌‍‌‌‌‍‌​​‍​‍‌ ‌